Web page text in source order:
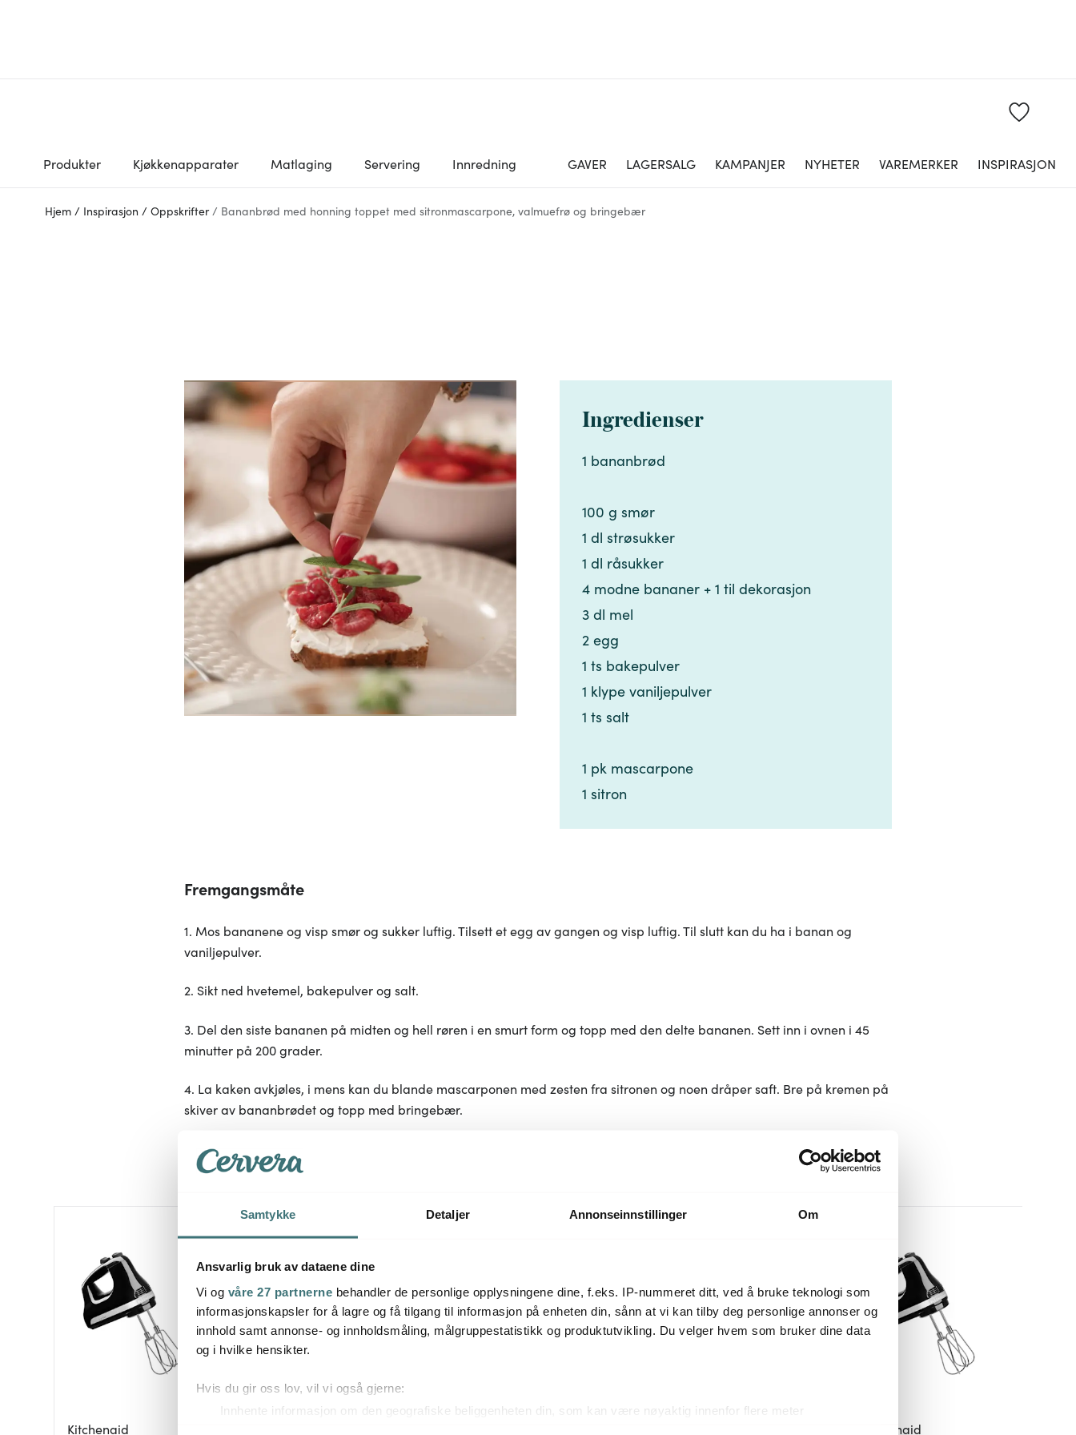
Samtykke Detaljer Annonseinnstillinger Om
Ansvarlig bruk av dataene dine
Vi og våre 27 partnerne behandler de personlige opplysningene dine, f.eks. IP-nummeret ditt, ved å bruke teknologi som
informasjonskapsler for å lagre og få tilgang til informasjon på enheten din, sånn at vi kan tilby deg personlige annonser og
innhold samt annonse- og innholdsmåling, målgruppestatistikk og produktutvikling. Du velger hvem som bruker dine data
og i hvilke hensikter.
Hvis du gir oss lov, vil vi også gjerne:
Innhente informasjon om den geografiske beliggenheten din, som kan være nøyaktig innenfor flere meter
Produkter Kjøkkenapparater Matlaging Servering Innredning GAVER LAGERSALG KAMPANJER NYHETER VAREMERKER INSPIRASJON
Hjem / Inspirasjon / Oppskrifter / Bananbrød med honning toppet med sitronmascarpone, valmuefrø og bringebær
Ingredienser
1 bananbrød ​​​​‌ ‍ ​‍​‍‌‍ ‌ ​‍‌‍‍‌‌‍‌ ‌‍‍‌‌‍ ‍​‍​‍​ ‍‍​‍​‍‌ ​ ‌‍​‌‌‍ ‍‌‍‍‌‌ ‌​‌ ‍‌​‍ ‍‌‍‍‌‌‍ ​‍​‍​‍ ​​‍​‍‌‍‍​‌ ​‍‌‍‌‌‌‍‌‍​‍​‍​ ‍‍​‍​‍‌‍‍​‌ ‌​‌ ‌​‌ ​​‌ ​ ​ ‍‍​‍ ​‍ ‌‍​ ‌‍ ‌‌ ​ ​‍ ‍‌‍​ ‌‍‌‌‌ ​‍‌ ‌‍‌‍‌‌‌ ​‍‌‍​‌​‍ ‍‌ ​ ‌‍‌‌​‍ ‌ ​​‌ ​‍‌‍ ‌‍‌​‌ ‌‌‌‍​ ‌ ‌​‌‍‍‌‌‍ ‌‍ ‍​‍ ‌‍‍‌‌‍ ‍‌ ‌​‌‍‌‌‌‍ ‍‌ ‌​​‍ ‌‍‌‌‌‍‌​‌‍‍‌‌ ‌​​‍ ‌‍ ‌‌‍ ‌‍‌​‌‍‌‌​ ‌‌ ​​‌ ​‍‌‍‌‌‌ ​ ‌‍‌‌‌‍ ‍‌ ‌​‌‍​‌‌ ‌​‌‍‍‌‌‍ ‌‍ ‍​ ‍ ‌‍‍‌‌‍‌​​ ‌‌‍‍‌​ ​‌​ ‍​‌‍ ‍​‍ ‍‌‍​ ​ ​‌​ ‌ ‌‍​‌‌‍‌​​ ‍​​ ‌ ‌‍​‌​‍ ‌​ ‌‍​ ‌‍​ ‌ ​ ‌ ​‍ ‌​ ‌​​ ‍​‌‍​‍‌‍​‌​‍ ‌​ ‍​‌‍‌​​ ‌ ​ ​‍​‍ ‌‌‍‌​​ ‌ ​ ‌‌​ ‌‌​ ​ ‌‍​ ​ ‌‍​ ​‍​ ‍‌​ ‌‍‌‍‌​​ ‌‌​‍ ‍‌‍ ‍‌‍ ​ ‍ ‌ ‌​‌ ‍‌‌ ​​‌‍‌‌​ ‌‌ ​​‌‍​‌‌‍‌ ‌‍‌‌​ ‍ ‌ ​​‌‍​‌‌ ‌​‌‍‍​​ ‌‌‍​‍‌‍ ​‌‍ ‌‍​ ‌‍‍ ‌ ​ ​‍‌‌​ ‌‌‌​​‍‌‌ ‌‍‍ ‌‍‌‌‌ ‍‌​‍‌‌​ ​ ‌​‌​​‍‌‌​ ​ ‌​‌​​‍‌‌​ ​‍​ ​‍‌‍‌‌​ ​‍‌‍‌‌‌‍‌​‌‍‌​​ ‌ ​ ‌‌‌‍‌​​‍ ‌‌‍‌‍​ ​‍​ ‍​​ ​‌​‍ ‌​ ‌​​ ​‌​ ‍​​ ​‌​‍ ‌‌‍​‌​ ‌‌‌‍‌​​ ‌ ​‍ ‌​ ​​​ ‌‌‌‍​‍​ ​ ​ ​‌​ ​​​ ‌‍​ ‍‌​ ‍​​ ‍​​ ​​‌‍​‌​‍‌‌​ ​‍​ ​‍​‍‌‌​ ‌‌‌​‌​​‍ ‍‌‍​ ‌‍ ‌‍ ​‌ ‌‌‌‍ ‌‌‍ ‍‌ ​ ​‍‌‌​ ‌‌‌​​‍‌‌ ‌‍‍ ‌‍‌‌‌ ‍‌​‍‌‌​ ​ ‌​‌​​‍‌‌​ ​ ‌​‌​​‍‌‌​ ​‍​ ​‍​ ‍​‌‍‌​​ ​‍‌‍‌‍‌‍‌‍​ ​‍​ ‍‌​ ​ ​ ​​‌‍​‍​ ‍​​ ‌‌​‍‌‌​ ​‍​ ​‍​‍‌‌​ ‌‌‌​‌​​‍ ‍‌‍‍‌‌ ‌​‌‍‌‌‌‍ ‌‌ ​ ​‍‌‌​ ‌‌‌​​‍​ ​​​‍‌‌​ ‌‌‌​‌​​ ‌‍​‍‌‍​‌‌ ​ ‌‍‌‌‌‌‌‌‌ ​‍‌‍ ​​ ‌‌‍‍​‌ ‌​‌ ‌​‌ ​​‌ ​ ​‍‌‌​ ​ ‌​​‌​‍‌‌​ ​‍‌​‌‍​‍‌‌​ ​‍‌​‌‍‌‍​ ‌‍ ‌‌ ​ ​‍ ‍‌‍​ ‌‍‌‌‌ ​‍‌ ‌‍‌‍‌‌‌ ​‍‌‍​‌​‍ ‍‌ ​ ‌‍‌‌​‍‌‍‌‍‍‌‌‍‌​​ ‌‌‍‍‌​ ​‌​ ‍​‌‍ ‍​‍ ‍‌‍​ ​ ​‌​ ‌ ‌‍​‌‌‍‌​​ ‍​​ ‌ ‌‍​‌​‍ ‌​ ‌‍​ ‌‍​ ‌ ​ ‌ ​‍ ‌​ ‌​​ ‍​‌‍​‍‌‍​‌​‍ ‌​ ‍​‌‍‌​​ ‌ ​ ​‍​‍ ‌‌‍‌​​ ‌ ​ ‌‌​ ‌‌​ ​ ‌‍​ ​ ‌‍​ ​‍​ ‍‌​ ‌‍‌‍‌​​ ‌‌​‍ ‍‌‍ ‍‌‍ ​‍‌‍‌ ‌​‌ ‍‌‌ ​​‌‍‌‌​ ‌‌ ​​‌‍​‌‌‍‌ ‌‍‌‌​‍‌‍‌ ​​‌‍​‌‌ ‌​‌‍‍​​ ‌‌‍​‍‌‍ ​‌‍ ‌‍​ ‌‍‍ ‌ ​ ​‍‌‌​ ‌‌‌​​‍‌‌ ‌‍‍ ‌‍‌‌‌ ‍‌​‍‌‌​ ​ ‌​‌​​‍‌‌​ ​ ‌​‌​​‍‌‌​ ​‍​ ​‍‌‍‌‌​ ​‍‌‍‌‌‌‍‌​‌‍‌​​ ‌ ​ ‌‌‌‍‌​​‍ ‌‌‍‌‍​ ​‍​ ‍​​ ​‌​‍ ‌​ ‌​​ ​‌​ ‍​​ ​‌​‍ ‌‌‍​‌​ ‌‌‌‍‌​​ ‌ ​‍ ‌​ ​​​ ‌‌‌‍​‍​ ​ ​ ​‌​ ​​​ ‌‍​ ‍‌​ ‍​​ ‍​​ ​​‌‍​‌​‍‌‌​ ​‍​ ​‍​‍‌‌​ ‌‌‌​‌​​‍ ‍‌‍​ ‌‍ ‌‍ ​‌ ‌‌‌‍ ‌‌‍ ‍‌ ​ ​‍‌‌​ ‌‌‌​​‍‌‌ ‌‍‍ ‌‍‌‌‌ ‍‌​‍‌‌​ ​ ‌​‌​​‍‌‌​ ​ ‌​‌​​‍‌‌​ ​‍​ ​‍​ ‍​‌‍‌​​ ​‍‌‍‌‍‌‍‌‍​ ​‍​ ‍‌​ ​ ​ ​​‌‍​‍​ ‍​​ ‌‌​‍‌‌​ ​‍​ ​‍​‍‌‌​ ‌‌‌​‌​​‍ ‍‌‍‍‌‌ ‌​‌‍‌‌‌‍ ‌‌ ​ ​‍‌‌​ ‌‌‌​​‍​ ​​​‍‌‌​ ‌‌‌​‌​​‍‌‍‌ ‌ ‌‍ ‌ ​‍‌‍‍ ‌ ​ ‌ ​​‌‍​‌‌‍​ ‌‍‌‌​ ‌‌ ​​‌ ​‍‌‍ ‌‍‌​‌ ‌‌‌‍​ ‌ ‌​‌‍‍‌‌‍ ‌‍ ‍​‍‌‍‌ ​​‌‍‌‌‌ ​‍‌ ​ ‌ ​​‌‍‌‌‌‍​ ‌ ‌​‌‍‍‌‌ ‌‍‌‍‌‌​ ‌‌ ​​‌ ‌‌‌‍​‍‌‍ ​‌‍‍‌‌ ​ ‌‍‍​‌‍‌‌‌‍‌​​‍​‍‌ ‌
100 g smør​​​​‌ ‍ ​‍​‍‌‍ ‌ ​‍‌‍‍‌‌‍‌ ‌‍‍‌‌‍ ‍​‍​‍​ ‍‍​‍​‍‌ ​ ‌‍​‌‌‍ ‍‌‍‍‌‌ ‌​‌ ‍‌​‍ ‍‌‍‍‌‌‍ ​‍​‍​‍ ​​‍​‍‌‍‍​‌ ​‍‌‍‌‌‌‍‌‍​‍​‍​ ‍‍​‍​‍‌‍‍​‌ ‌​‌ ‌​‌ ​​‌ ​ ​ ‍‍​‍ ​‍ ‌‍​ ‌‍ ‌‌ ​ ​‍ ‍‌‍​ ‌‍‌‌‌ ​‍‌ ‌‍‌‍‌‌‌ ​‍‌‍​‌​‍ ‍‌ ​ ‌‍‌‌​‍ ‌ ​​‌ ​‍‌‍ ‌‍‌​‌ ‌‌‌‍​ ‌ ‌​‌‍‍‌‌‍ ‌‍ ‍​‍ ‌‍‍‌‌‍ ‍‌ ‌​‌‍‌‌‌‍ ‍‌ ‌​​‍ ‌‍‌‌‌‍‌​‌‍‍‌‌ ‌​​‍ ‌‍ ‌‌‍ ‌‍‌​‌‍‌‌​ ‌‌ ​​‌ ​‍‌‍‌‌‌ ​ ‌‍‌‌‌‍ ‍‌ ‌​‌‍​‌‌ ‌​‌‍‍‌‌‍ ‌‍ ‍​ ‍ ‌‍‍‌‌‍‌​​ ‌‌‍‍‌​ ​‌​ ‍​‌‍ ‍​‍ ‍‌‍​ ​ ​‌​ ‌ ‌‍​‌‌‍‌​​ ‍​​ ‌ ‌‍​‌​‍ ‌​ ‌‍​ ‌‍​ ‌ ​ ‌ ​‍ ‌​ ‌​​ ‍​‌‍​‍‌‍​‌​‍ ‌​ ‍​‌‍‌​​ ‌ ​ ​‍​‍ ‌‌‍‌​​ ‌ ​ ‌‌​ ‌‌​ ​ ‌‍​ ​ ‌‍​ ​‍​ ‍‌​ ‌‍‌‍‌​​ ‌‌​‍ ‍‌‍ ‍‌‍ ​ ‍ ‌ ‌​‌ ‍‌‌ ​​‌‍‌‌​ ‌‌ ​​‌‍​‌‌‍‌ ‌‍‌‌​ ‍ ‌ ​​‌‍​‌‌ ‌​‌‍‍​​ ‌‌‍​‍‌‍ ​‌‍ ‌‍​ ‌‍‍ ‌ ​ ​‍‌‌​ ‌‌‌​​‍‌‌ ‌‍‍ ‌‍‌‌‌ ‍‌​‍‌‌​ ​ ‌​‌​​‍‌‌​ ​ ‌​‌​​‍‌‌​ ​‍​ ​‍‌‍‌‌​ ​‍‌‍‌‌‌‍‌​‌‍‌​​ ‌ ​ ‌‌‌‍‌​​‍ ‌‌‍‌‍​ ​‍​ ‍​​ ​‌​‍ ‌​ ‌​​ ​‌​ ‍​​ ​‌​‍ ‌‌‍​‌​ ‌‌‌‍‌​​ ‌ ​‍ ‌​ ​​​ ‌‌‌‍​‍​ ​ ​ ​‌​ ​​​ ‌‍​ ‍‌​ ‍​​ ‍​​ ​​‌‍​‌​‍‌‌​ ​‍​ ​‍​‍‌‌​ ‌‌‌​‌​​‍ ‍‌‍​ ‌‍ ‌‍ ​‌ ‌‌‌‍ ‌‌‍ ‍‌ ​ ​‍‌‌​ ‌‌‌​​‍‌‌ ‌‍‍ ‌‍‌‌‌ ‍‌​‍‌‌​ ​ ‌​‌​​‍‌‌​ ​ ‌​‌​​‍‌‌​ ​‍​ ​‍​ ‍​‌‍‌​​ ​‍‌‍‌‍‌‍‌‍​ ​‍​ ‍‌​ ​ ​ ​​‌‍​‍​ ‍​​ ‌‌​‍‌‌​ ​‍​ ​‍​‍‌‌​ ‌‌‌​‌​​‍ ‍‌‍‍‌‌ ‌​‌‍‌‌‌‍ ‌‌ ​ ​‍‌‌​ ‌‌‌​​‍​ ​‍​‍‌‌​ ‌‌‌​‌​​ ‌‍​‍‌‍​‌‌ ​ ‌‍‌‌‌‌‌‌‌ ​‍‌‍ ​​ ‌‌‍‍​‌ ‌​‌ ‌​‌ ​​‌ ​ ​‍‌‌​ ​ ‌​​‌​‍‌‌​ ​‍‌​‌‍​‍‌‌​ ​‍‌​‌‍‌‍​ ‌‍ ‌‌ ​ ​‍ ‍‌‍​ ‌‍‌‌‌ ​‍‌ ‌‍‌‍‌‌‌ ​‍‌‍​‌​‍ ‍‌ ​ ‌‍‌‌​‍‌‍‌‍‍‌‌‍‌​​ ‌‌‍‍‌​ ​‌​ ‍​‌‍ ‍​‍ ‍‌‍​ ​ ​‌​ ‌ ‌‍​‌‌‍‌​​ ‍​​ ‌ ‌‍​‌​‍ ‌​ ‌‍​ ‌‍​ ‌ ​ ‌ ​‍ ‌​ ‌​​ ‍​‌‍​‍‌‍​‌​‍ ‌​ ‍​‌‍‌​​ ‌ ​ ​‍​‍ ‌‌‍‌​​ ‌ ​ ‌‌​ ‌‌​ ​ ‌‍​ ​ ‌‍​ ​‍​ ‍‌​ ‌‍‌‍‌​​ ‌‌​‍ ‍‌‍ ‍‌‍ ​‍‌‍‌ ‌​‌ ‍‌‌ ​​‌‍‌‌​ ‌‌ ​​‌‍​‌‌‍‌ ‌‍‌‌​‍‌‍‌ ​​‌‍​‌‌ ‌​‌‍‍​​ ‌‌‍​‍‌‍ ​‌‍ ‌‍​ ‌‍‍ ‌ ​ ​‍‌‌​ ‌‌‌​​‍‌‌ ‌‍‍ ‌‍‌‌‌ ‍‌​‍‌‌​ ​ ‌​‌​​‍‌‌​ ​ ‌​‌​​‍‌‌​ ​‍​ ​‍‌‍‌‌​ ​‍‌‍‌‌‌‍‌​‌‍‌​​ ‌ ​ ‌‌‌‍‌​​‍ ‌‌‍‌‍​ ​‍​ ‍​​ ​‌​‍ ‌​ ‌​​ ​‌​ ‍​​ ​‌​‍ ‌‌‍​‌​ ‌‌‌‍‌​​ ‌ ​‍ ‌​ ​​​ ‌‌‌‍​‍​ ​ ​ ​‌​ ​​​ ‌‍​ ‍‌​ ‍​​ ‍​​ ​​‌‍​‌​‍‌‌​ ​‍​ ​‍​‍‌‌​ ‌‌‌​‌​​‍ ‍‌‍​ ‌‍ ‌‍ ​‌ ‌‌‌‍ ‌‌‍ ‍‌ ​ ​‍‌‌​ ‌‌‌​​‍‌‌ ‌‍‍ ‌‍‌‌‌ ‍‌​‍‌‌​ ​ ‌​‌​​‍‌‌​ ​ ‌​‌​​‍‌‌​ ​‍​ ​‍​ ‍​‌‍‌​​ ​‍‌‍‌‍‌‍‌‍​ ​‍​ ‍‌​ ​ ​ ​​‌‍​‍​ ‍​​ ‌‌​‍‌‌​ ​‍​ ​‍​‍‌‌​ ‌‌‌​‌​​‍ ‍‌‍‍‌‌ ‌​‌‍‌‌‌‍ ‌‌ ​ ​‍‌‌​ ‌‌‌​​‍​ ​‍​‍‌‌​ ‌‌‌​‌​​‍‌‍‌ ‌ ‌‍ ‌ ​‍‌‍‍ ‌ ​ ‌ ​​‌‍​‌‌‍​ ‌‍‌‌​ ‌‌ ​​‌ ​‍‌‍ ‌‍‌​‌ ‌‌‌‍​ ‌ ‌​‌‍‍‌‌‍ ‌‍ ‍​‍‌‍‌ ​​‌‍‌‌‌ ​‍‌ ​ ‌ ​​‌‍‌‌‌‍​ ‌ ‌​‌‍‍‌‌ ‌‍‌‍‌‌​ ‌‌ ​​‌ ‌‌‌‍​‍‌‍ ​‌‍‍‌‌ ​ ‌‍‍​‌‍‌‌‌‍‌​​‍​‍‌ ‌
1 dl strøsukker​​​​‌ ‍ ​‍​‍‌‍ ‌ ​‍‌‍‍‌‌‍‌ ‌‍‍‌‌‍ ‍​‍​‍​ ‍‍​‍​‍‌ ​ ‌‍​‌‌‍ ‍‌‍‍‌‌ ‌​‌ ‍‌​‍ ‍‌‍‍‌‌‍ ​‍​‍​‍ ​​‍​‍‌‍‍​‌ ​‍‌‍‌‌‌‍‌‍​‍​‍​ ‍‍​‍​‍‌‍‍​‌ ‌​‌ ‌​‌ ​​‌ ​ ​ ‍‍​‍ ​‍ ‌‍​ ‌‍ ‌‌ ​ ​‍ ‍‌‍​ ‌‍‌‌‌ ​‍‌ ‌‍‌‍‌‌‌ ​‍‌‍​‌​‍ ‍‌ ​ ‌‍‌‌​‍ ‌ ​​‌ ​‍‌‍ ‌‍‌​‌ ‌‌‌‍​ ‌ ‌​‌‍‍‌‌‍ ‌‍ ‍​‍ ‌‍‍‌‌‍ ‍‌ ‌​‌‍‌‌‌‍ ‍‌ ‌​​‍ ‌‍‌‌‌‍‌​‌‍‍‌‌ ‌​​‍ ‌‍ ‌‌‍ ‌‍‌​‌‍‌‌​ ‌‌ ​​‌ ​‍‌‍‌‌‌ ​ ‌‍‌‌‌‍ ‍‌ ‌​‌‍​‌‌ ‌​‌‍‍‌‌‍ ‌‍ ‍​ ‍ ‌‍‍‌‌‍‌​​ ‌‌‍‍‌​ ​‌​ ‍​‌‍ ‍​‍ ‍‌‍​ ​ ​‌​ ‌ ‌‍​‌‌‍‌​​ ‍​​ ‌ ‌‍​‌​‍ ‌​ ‌‍​ ‌‍​ ‌ ​ ‌ ​‍ ‌​ ‌​​ ‍​‌‍​‍‌‍​‌​‍ ‌​ ‍​‌‍‌​​ ‌ ​ ​‍​‍ ‌‌‍‌​​ ‌ ​ ‌‌​ ‌‌​ ​ ‌‍​ ​ ‌‍​ ​‍​ ‍‌​ ‌‍‌‍‌​​ ‌‌​‍ ‍‌‍ ‍‌‍ ​ ‍ ‌ ‌​‌ ‍‌‌ ​​‌‍‌‌​ ‌‌ ​​‌‍​‌‌‍‌ ‌‍‌‌​ ‍ ‌ ​​‌‍​‌‌ ‌​‌‍‍​​ ‌‌‍​‍‌‍ ​‌‍ ‌‍​ ‌‍‍ ‌ ​ ​‍‌‌​ ‌‌‌​​‍‌‌ ‌‍‍ ‌‍‌‌‌ ‍‌​‍‌‌​ ​ ‌​‌​​‍‌‌​ ​ ‌​‌​​‍‌‌​ ​‍​ ​‍‌‍‌‌​ ​‍‌‍‌‌‌‍‌​‌‍‌​​ ‌ ​ ‌‌‌‍‌​​‍ ‌‌‍‌‍​ ​‍​ ‍​​ ​‌​‍ ‌​ ‌​​ ​‌​ ‍​​ ​‌​‍ ‌‌‍​‌​ ‌‌‌‍‌​​ ‌ ​‍ ‌​ ​​​ ‌‌‌‍​‍​ ​ ​ ​‌​ ​​​ ‌‍​ ‍‌​ ‍​​ ‍​​ ​​‌‍​‌​‍‌‌​ ​‍​ ​‍​‍‌‌​ ‌‌‌​‌​​‍ ‍‌‍​ ‌‍ ‌‍ ​‌ ‌‌‌‍ ‌‌‍ ‍‌ ​ ​‍‌‌​ ‌‌‌​​‍‌‌ ‌‍‍ ‌‍‌‌‌ ‍‌​‍‌‌​ ​ ‌​‌​​‍‌‌​ ​ ‌​‌​​‍‌‌​ ​‍​ ​‍​ ‍​‌‍‌​​ ​‍‌‍‌‍‌‍‌‍​ ​‍​ ‍‌​ ​ ​ ​​‌‍​‍​ ‍​​ ‌‌​‍‌‌​ ​‍​ ​‍​‍‌‌​ ‌‌‌​‌​​‍ ‍‌‍‍‌‌ ‌​‌‍‌‌‌‍ ‌‌ ​ ​‍‌‌​ ‌‌‌​​‍​ ​ ​‍‌‌​ ‌‌‌​‌​​ ‌‍​‍‌‍​‌‌ ​ ‌‍‌‌‌‌‌‌‌ ​‍‌‍ ​​ ‌‌‍‍​‌ ‌​‌ ‌​‌ ​​‌ ​ ​‍‌‌​ ​ ‌​​‌​‍‌‌​ ​‍‌​‌‍​‍‌‌​ ​‍‌​‌‍‌‍​ ‌‍ ‌‌ ​ ​‍ ‍‌‍​ ‌‍‌‌‌ ​‍‌ ‌‍‌‍‌‌‌ ​‍‌‍​‌​‍ ‍‌ ​ ‌‍‌‌​‍‌‍‌‍‍‌‌‍‌​​ ‌‌‍‍‌​ ​‌​ ‍​‌‍ ‍​‍ ‍‌‍​ ​ ​‌​ ‌ ‌‍​‌‌‍‌​​ ‍​​ ‌ ‌‍​‌​‍ ‌​ ‌‍​ ‌‍​ ‌ ​ ‌ ​‍ ‌​ ‌​​ ‍​‌‍​‍‌‍​‌​‍ ‌​ ‍​‌‍‌​​ ‌ ​ ​‍​‍ ‌‌‍‌​​ ‌ ​ ‌‌​ ‌‌​ ​ ‌‍​ ​ ‌‍​ ​‍​ ‍‌​ ‌‍‌‍‌​​ ‌‌​‍ ‍‌‍ ‍‌‍ ​‍‌‍‌ ‌​‌ ‍‌‌ ​​‌‍‌‌​ ‌‌ ​​‌‍​‌‌‍‌ ‌‍‌‌​‍‌‍‌ ​​‌‍​‌‌ ‌​‌‍‍​​ ‌‌‍​‍‌‍ ​‌‍ ‌‍​ ‌‍‍ ‌ ​ ​‍‌‌​ ‌‌‌​​‍‌‌ ‌‍‍ ‌‍‌‌‌ ‍‌​‍‌‌​ ​ ‌​‌​​‍‌‌​ ​ ‌​‌​​‍‌‌​ ​‍​ ​‍‌‍‌‌​ ​‍‌‍‌‌‌‍‌​‌‍‌​​ ‌ ​ ‌‌‌‍‌​​‍ ‌‌‍‌‍​ ​‍​ ‍​​ ​‌​‍ ‌​ ‌​​ ​‌​ ‍​​ ​‌​‍ ‌‌‍​‌​ ‌‌‌‍‌​​ ‌ ​‍ ‌​ ​​​ ‌‌‌‍​‍​ ​ ​ ​‌​ ​​​ ‌‍​ ‍‌​ ‍​​ ‍​​ ​​‌‍​‌​‍‌‌​ ​‍​ ​‍​‍‌‌​ ‌‌‌​‌​​‍ ‍‌‍​ ‌‍ ‌‍ ​‌ ‌‌‌‍ ‌‌‍ ‍‌ ​ ​‍‌‌​ ‌‌‌​​‍‌‌ ‌‍‍ ‌‍‌‌‌ ‍‌​‍‌‌​ ​ ‌​‌​​‍‌‌​ ​ ‌​‌​​‍‌‌​ ​‍​ ​‍​ ‍​‌‍‌​​ ​‍‌‍‌‍‌‍‌‍​ ​‍​ ‍‌​ ​ ​ ​​‌‍​‍​ ‍​​ ‌‌​‍‌‌​ ​‍​ ​‍​‍‌‌​ ‌‌‌​‌​​‍ ‍‌‍‍‌‌ ‌​‌‍‌‌‌‍ ‌‌ ​ ​‍‌‌​ ‌‌‌​​‍​ ​ ​‍‌‌​ ‌‌‌​‌​​‍‌‍‌ ‌ ‌‍ ‌ ​‍‌‍‍ ‌ ​ ‌ ​​‌‍​‌‌‍​ ‌‍‌‌​ ‌‌ ​​‌ ​‍‌‍ ‌‍‌​‌ ‌‌‌‍​ ‌ ‌​‌‍‍‌‌‍ ‌‍ ‍​‍‌‍‌ ​​‌‍‌‌‌ ​‍‌ ​ ‌ ​​‌‍‌‌‌‍​ ‌ ‌​‌‍‍‌‌ ‌‍‌‍‌‌​ ‌‌ ​​‌ ‌‌‌‍​‍‌‍ ​‌‍‍‌‌ ​ ‌‍‍​‌‍‌‌‌‍‌​​‍​‍‌ ‌
1 dl råsukker​​​​‌ ‍ ​‍​‍‌‍ ‌ ​‍‌‍‍‌‌‍‌ ‌‍‍‌‌‍ ‍​‍​‍​ ‍‍​‍​‍‌ ​ ‌‍​‌‌‍ ‍‌‍‍‌‌ ‌​‌ ‍‌​‍ ‍‌‍‍‌‌‍ ​‍​‍​‍ ​​‍​‍‌‍‍​‌ ​‍‌‍‌‌‌‍‌‍​‍​‍​ ‍‍​‍​‍‌‍‍​‌ ‌​‌ ‌​‌ ​​‌ ​ ​ ‍‍​‍ ​‍ ‌‍​ ‌‍ ‌‌ ​ ​‍ ‍‌‍​ ‌‍‌‌‌ ​‍‌ ‌‍‌‍‌‌‌ ​‍‌‍​‌​‍ ‍‌ ​ ‌‍‌‌​‍ ‌ ​​‌ ​‍‌‍ ‌‍‌​‌ ‌‌‌‍​ ‌ ‌​‌‍‍‌‌‍ ‌‍ ‍​‍ ‌‍‍‌‌‍ ‍‌ ‌​‌‍‌‌‌‍ ‍‌ ‌​​‍ ‌‍‌‌‌‍‌​‌‍‍‌‌ ‌​​‍ ‌‍ ‌‌‍ ‌‍‌​‌‍‌‌​ ‌‌ ​​‌ ​‍‌‍‌‌‌ ​ ‌‍‌‌‌‍ ‍‌ ‌​‌‍​‌‌ ‌​‌‍‍‌‌‍ ‌‍ ‍​ ‍ ‌‍‍‌‌‍‌​​ ‌‌‍‍‌​ ​‌​ ‍​‌‍ ‍​‍ ‍‌‍​ ​ ​‌​ ‌ ‌‍​‌‌‍‌​​ ‍​​ ‌ ‌‍​‌​‍ ‌​ ‌‍​ ‌‍​ ‌ ​ ‌ ​‍ ‌​ ‌​​ ‍​‌‍​‍‌‍​‌​‍ ‌​ ‍​‌‍‌​​ ‌ ​ ​‍​‍ ‌‌‍‌​​ ‌ ​ ‌‌​ ‌‌​ ​ ‌‍​ ​ ‌‍​ ​‍​ ‍‌​ ‌‍‌‍‌​​ ‌‌​‍ ‍‌‍ ‍‌‍ ​ ‍ ‌ ‌​‌ ‍‌‌ ​​‌‍‌‌​ ‌‌ ​​‌‍​‌‌‍‌ ‌‍‌‌​ ‍ ‌ ​​‌‍​‌‌ ‌​‌‍‍​​ ‌‌‍​‍‌‍ ​‌‍ ‌‍​ ‌‍‍ ‌ ​ ​‍‌‌​ ‌‌‌​​‍‌‌ ‌‍‍ ‌‍‌‌‌ ‍‌​‍‌‌​ ​ ‌​‌​​‍‌‌​ ​ ‌​‌​​‍‌‌​ ​‍​ ​‍‌‍‌‌​ ​‍‌‍‌‌‌‍‌​‌‍‌​​ ‌ ​ ‌‌‌‍‌​​‍ ‌‌‍‌‍​ ​‍​ ‍​​ ​‌​‍ ‌​ ‌​​ ​‌​ ‍​​ ​‌​‍ ‌‌‍​‌​ ‌‌‌‍‌​​ ‌ ​‍ ‌​ ​​​ ‌‌‌‍​‍​ ​ ​ ​‌​ ​​​ ‌‍​ ‍‌​ ‍​​ ‍​​ ​​‌‍​‌​‍‌‌​ ​‍​ ​‍​‍‌‌​ ‌‌‌​‌​​‍ ‍‌‍​ ‌‍ ‌‍ ​‌ ‌‌‌‍ ‌‌‍ ‍‌ ​ ​‍‌‌​ ‌‌‌​​‍‌‌ ‌‍‍ ‌‍‌‌‌ ‍‌​‍‌‌​ ​ ‌​‌​​‍‌‌​ ​ ‌​‌​​‍‌‌​ ​‍​ ​‍​ ‍​‌‍‌​​ ​‍‌‍‌‍‌‍‌‍​ ​‍​ ‍‌​ ​ ​ ​​‌‍​‍​ ‍​​ ‌‌​‍‌‌​ ​‍​ ​‍​‍‌‌​ ‌‌‌​‌​​‍ ‍‌‍‍‌‌ ‌​‌‍‌‌‌‍ ‌‌ ​ ​‍‌‌​ ‌‌‌​​‍​ ‌​​‍‌‌​ ‌‌‌​‌​​ ‌‍​‍‌‍​‌‌ ​ ‌‍‌‌‌‌‌‌‌ ​‍‌‍ ​​ ‌‌‍‍​‌ ‌​‌ ‌​‌ ​​‌ ​ ​‍‌‌​ ​ ‌​​‌​‍‌‌​ ​‍‌​‌‍​‍‌‌​ ​‍‌​‌‍‌‍​ ‌‍ ‌‌ ​ ​‍ ‍‌‍​ ‌‍‌‌‌ ​‍‌ ‌‍‌‍‌‌‌ ​‍‌‍​‌​‍ ‍‌ ​ ‌‍‌‌​‍‌‍‌‍‍‌‌‍‌​​ ‌‌‍‍‌​ ​‌​ ‍​‌‍ ‍​‍ ‍‌‍​ ​ ​‌​ ‌ ‌‍​‌‌‍‌​​ ‍​​ ‌ ‌‍​‌​‍ ‌​ ‌‍​ ‌‍​ ‌ ​ ‌ ​‍ ‌​ ‌​​ ‍​‌‍​‍‌‍​‌​‍ ‌​ ‍​‌‍‌​​ ‌ ​ ​‍​‍ ‌‌‍‌​​ ‌ ​ ‌‌​ ‌‌​ ​ ‌‍​ ​ ‌‍​ ​‍​ ‍‌​ ‌‍‌‍‌​​ ‌‌​‍ ‍‌‍ ‍‌‍ ​‍‌‍‌ ‌​‌ ‍‌‌ ​​‌‍‌‌​ ‌‌ ​​‌‍​‌‌‍‌ ‌‍‌‌​‍‌‍‌ ​​‌‍​‌‌ ‌​‌‍‍​​ ‌‌‍​‍‌‍ ​‌‍ ‌‍​ ‌‍‍ ‌ ​ ​‍‌‌​ ‌‌‌​​‍‌‌ ‌‍‍ ‌‍‌‌‌ ‍‌​‍‌‌​ ​ ‌​‌​​‍‌‌​ ​ ‌​‌​​‍‌‌​ ​‍​ ​‍‌‍‌‌​ ​‍‌‍‌‌‌‍‌​‌‍‌​​ ‌ ​ ‌‌‌‍‌​​‍ ‌‌‍‌‍​ ​‍​ ‍​​ ​‌​‍ ‌​ ‌​​ ​‌​ ‍​​ ​‌​‍ ‌‌‍​‌​ ‌‌‌‍‌​​ ‌ ​‍ ‌​ ​​​ ‌‌‌‍​‍​ ​ ​ ​‌​ ​​​ ‌‍​ ‍‌​ ‍​​ ‍​​ ​​‌‍​‌​‍‌‌​ ​‍​ ​‍​‍‌‌​ ‌‌‌​‌​​‍ ‍‌‍​ ‌‍ ‌‍ ​‌ ‌‌‌‍ ‌‌‍ ‍‌ ​ ​‍‌‌​ ‌‌‌​​‍‌‌ ‌‍‍ ‌‍‌‌‌ ‍‌​‍‌‌​ ​ ‌​‌​​‍‌‌​ ​ ‌​‌​​‍‌‌​ ​‍​ ​‍​ ‍​‌‍‌​​ ​‍‌‍‌‍‌‍‌‍​ ​‍​ ‍‌​ ​ ​ ​​‌‍​‍​ ‍​​ ‌‌​‍‌‌​ ​‍​ ​‍​‍‌‌​ ‌‌‌​‌​​‍ ‍‌‍‍‌‌ ‌​‌‍‌‌‌‍ ‌‌ ​ ​‍‌‌​ ‌‌‌​​‍​ ‌​​‍‌‌​ ‌‌‌​‌​​‍‌‍‌ ‌ ‌‍ ‌ ​‍‌‍‍ ‌ ​ ‌ ​​‌‍​‌‌‍​ ‌‍‌‌​ ‌‌ ​​‌ ​‍‌‍ ‌‍‌​‌ ‌‌‌‍​ ‌ ‌​‌‍‍‌‌‍ ‌‍ ‍​‍‌‍‌ ​​‌‍‌‌‌ ​‍‌ ​ ‌ ​​‌‍‌‌‌‍​ ‌ ‌​‌‍‍‌‌ ‌‍‌‍‌‌​ ‌‌ ​​‌ ‌‌‌‍​‍‌‍ ​‌‍‍‌‌ ​ ‌‍‍​‌‍‌‌‌‍‌​​‍​‍‌ ‌
4 modne bananer + 1 til dekorasjon​​​​‌ ‍ ​‍​‍‌‍ ‌ ​‍‌‍‍‌‌‍‌ ‌‍‍‌‌‍ ‍​‍​‍​ ‍‍​‍​‍‌ ​ ‌‍​‌‌‍ ‍‌‍‍‌‌ ‌​‌ ‍‌​‍ ‍‌‍‍‌‌‍ ​‍​‍​‍ ​​‍​‍‌‍‍​‌ ​‍‌‍‌‌‌‍‌‍​‍​‍​ ‍‍​‍​‍‌‍‍​‌ ‌​‌ ‌​‌ ​​‌ ​ ​ ‍‍​‍ ​‍ ‌‍​ ‌‍ ‌‌ ​ ​‍ ‍‌‍​ ‌‍‌‌‌ ​‍‌ ‌‍‌‍‌‌‌ ​‍‌‍​‌​‍ ‍‌ ​ ‌‍‌‌​‍ ‌ ​​‌ ​‍‌‍ ‌‍‌​‌ ‌‌‌‍​ ‌ ‌​‌‍‍‌‌‍ ‌‍ ‍​‍ ‌‍‍‌‌‍ ‍‌ ‌​‌‍‌‌‌‍ ‍‌ ‌​​‍ ‌‍‌‌‌‍‌​‌‍‍‌‌ ‌​​‍ ‌‍ ‌‌‍ ‌‍‌​‌‍‌‌​ ‌‌ ​​‌ ​‍‌‍‌‌‌ ​ ‌‍‌‌‌‍ ‍‌ ‌​‌‍​‌‌ ‌​‌‍‍‌‌‍ ‌‍ ‍​ ‍ ‌‍‍‌‌‍‌​​ ‌‌‍‍‌​ ​‌​ ‍​‌‍ ‍​‍ ‍‌‍​ ​ ​‌​ ‌ ‌‍​‌‌‍‌​​ ‍​​ ‌ ‌‍​‌​‍ ‌​ ‌‍​ ‌‍​ ‌ ​ ‌ ​‍ ‌​ ‌​​ ‍​‌‍​‍‌‍​‌​‍ ‌​ ‍​‌‍‌​​ ‌ ​ ​‍​‍ ‌‌‍‌​​ ‌ ​ ‌‌​ ‌‌​ ​ ‌‍​ ​ ‌‍​ ​‍​ ‍‌​ ‌‍‌‍‌​​ ‌‌​‍ ‍‌‍ ‍‌‍ ​ ‍ ‌ ‌​‌ ‍‌‌ ​​‌‍‌‌​ ‌‌ ​​‌‍​‌‌‍‌ ‌‍‌‌​ ‍ ‌ ​​‌‍​‌‌ ‌​‌‍‍​​ ‌‌‍​‍‌‍ ​‌‍ ‌‍​ ‌‍‍ ‌ ​ ​‍‌‌​ ‌‌‌​​‍‌‌ ‌‍‍ ‌‍‌‌‌ ‍‌​‍‌‌​ ​ ‌​‌​​‍‌‌​ ​ ‌​‌​​‍‌‌​ ​‍​ ​‍‌‍‌‌​ ​‍‌‍‌‌‌‍‌​‌‍‌​​ ‌ ​ ‌‌‌‍‌​​‍ ‌‌‍‌‍​ ​‍​ ‍​​ ​‌​‍ ‌​ ‌​​ ​‌​ ‍​​ ​‌​‍ ‌‌‍​‌​ ‌‌‌‍‌​​ ‌ ​‍ ‌​ ​​​ ‌‌‌‍​‍​ ​ ​ ​‌​ ​​​ ‌‍​ ‍‌​ ‍​​ ‍​​ ​​‌‍​‌​‍‌‌​ ​‍​ ​‍​‍‌‌​ ‌‌‌​‌​​‍ ‍‌‍​ ‌‍ ‌‍ ​‌ ‌‌‌‍ ‌‌‍ ‍‌ ​ ​‍‌‌​ ‌‌‌​​‍‌‌ ‌‍‍ ‌‍‌‌‌ ‍‌​‍‌‌​ ​ ‌​‌​​‍‌‌​ ​ ‌​‌​​‍‌‌​ ​‍​ ​‍​ ‍​‌‍‌​​ ​‍‌‍‌‍‌‍‌‍​ ​‍​ ‍‌​ ​ ​ ​​‌‍​‍​ ‍​​ ‌‌​‍‌‌​ ​‍​ ​‍​‍‌‌​ ‌‌‌​‌​​‍ ‍‌‍‍‌‌ ‌​‌‍‌‌‌‍ ‌‌ ​ ​‍‌‌​ ‌‌‌​​‍​ ‌‌​‍‌‌​ ‌‌‌​‌​​ ‌‍​‍‌‍​‌‌ ​ ‌‍‌‌‌‌‌‌‌ ​‍‌‍ ​​ ‌‌‍‍​‌ ‌​‌ ‌​‌ ​​‌ ​ ​‍‌‌​ ​ ‌​​‌​‍‌‌​ ​‍‌​‌‍​‍‌‌​ ​‍‌​‌‍‌‍​ ‌‍ ‌‌ ​ ​‍ ‍‌‍​ ‌‍‌‌‌ ​‍‌ ‌‍‌‍‌‌‌ ​‍‌‍​‌​‍ ‍‌ ​ ‌‍‌‌​‍‌‍‌‍‍‌‌‍‌​​ ‌‌‍‍‌​ ​‌​ ‍​‌‍ ‍​‍ ‍‌‍​ ​ ​‌​ ‌ ‌‍​‌‌‍‌​​ ‍​​ ‌ ‌‍​‌​‍ ‌​ ‌‍​ ‌‍​ ‌ ​ ‌ ​‍ ‌​ ‌​​ ‍​‌‍​‍‌‍​‌​‍ ‌​ ‍​‌‍‌​​ ‌ ​ ​‍​‍ ‌‌‍‌​​ ‌ ​ ‌‌​ ‌‌​ ​ ‌‍​ ​ ‌‍​ ​‍​ ‍‌​ ‌‍‌‍‌​​ ‌‌​‍ ‍‌‍ ‍‌‍ ​‍‌‍‌ ‌​‌ ‍‌‌ ​​‌‍‌‌​ ‌‌ ​​‌‍​‌‌‍‌ ‌‍‌‌​‍‌‍‌ ​​‌‍​‌‌ ‌​‌‍‍​​ ‌‌‍​‍‌‍ ​‌‍ ‌‍​ ‌‍‍ ‌ ​ ​‍‌‌​ ‌‌‌​​‍‌‌ ‌‍‍ ‌‍‌‌‌ ‍‌​‍‌‌​ ​ ‌​‌​​‍‌‌​ ​ ‌​‌​​‍‌‌​ ​‍​ ​‍‌‍‌‌​ ​‍‌‍‌‌‌‍‌​‌‍‌​​ ‌ ​ ‌‌‌‍‌​​‍ ‌‌‍‌‍​ ​‍​ ‍​​ ​‌​‍ ‌​ ‌​​ ​‌​ ‍​​ ​‌​‍ ‌‌‍​‌​ ‌‌‌‍‌​​ ‌ ​‍ ‌​ ​​​ ‌‌‌‍​‍​ ​ ​ ​‌​ ​​​ ‌‍​ ‍‌​ ‍​​ ‍​​ ​​‌‍​‌​‍‌‌​ ​‍​ ​‍​‍‌‌​ ‌‌‌​‌​​‍ ‍‌‍​ ‌‍ ‌‍ ​‌ ‌‌‌‍ ‌‌‍ ‍‌ ​ ​‍‌‌​ ‌‌‌​​‍‌‌ ‌‍‍ ‌‍‌‌‌ ‍‌​‍‌‌​ ​ ‌​‌​​‍‌‌​ ​ ‌​‌​​‍‌‌​ ​‍​ ​‍​ ‍​‌‍‌​​ ​‍‌‍‌‍‌‍‌‍​ ​‍​ ‍‌​ ​ ​ ​​‌‍​‍​ ‍​​ ‌‌​‍‌‌​ ​‍​ ​‍​‍‌‌​ ‌‌‌​‌​​‍ ‍‌‍‍‌‌ ‌​‌‍‌‌‌‍ ‌‌ ​ ​‍‌‌​ ‌‌‌​​‍​ ‌‌​‍‌‌​ ‌‌‌​‌​​‍‌‍‌ ‌ ‌‍ ‌ ​‍‌‍‍ ‌ ​ ‌ ​​‌‍​‌‌‍​ ‌‍‌‌​ ‌‌ ​​‌ ​‍‌‍ ‌‍‌​‌ ‌‌‌‍​ ‌ ‌​‌‍‍‌‌‍ ‌‍ ‍​‍‌‍‌ ​​‌‍‌‌‌ ​‍‌ ​ ‌ ​​‌‍‌‌‌‍​ ‌ ‌​‌‍‍‌‌ ‌‍‌‍‌‌​ ‌‌ ​​‌ ‌‌‌‍​‍‌‍ ​‌‍‍‌‌ ​ ‌‍‍​‌‍‌‌‌‍‌​​‍​‍‌ ‌
3 dl mel​​​​‌ ‍ ​‍​‍‌‍ ‌ ​‍‌‍‍‌‌‍‌ ‌‍‍‌‌‍ ‍​‍​‍​ ‍‍​‍​‍‌ ​ ‌‍​‌‌‍ ‍‌‍‍‌‌ ‌​‌ ‍‌​‍ ‍‌‍‍‌‌‍ ​‍​‍​‍ ​​‍​‍‌‍‍​‌ ​‍‌‍‌‌‌‍‌‍​‍​‍​ ‍‍​‍​‍‌‍‍​‌ ‌​‌ ‌​‌ ​​‌ ​ ​ ‍‍​‍ ​‍ ‌‍​ ‌‍ ‌‌ ​ ​‍ ‍‌‍​ ‌‍‌‌‌ ​‍‌ ‌‍‌‍‌‌‌ ​‍‌‍​‌​‍ ‍‌ ​ ‌‍‌‌​‍ ‌ ​​‌ ​‍‌‍ ‌‍‌​‌ ‌‌‌‍​ ‌ ‌​‌‍‍‌‌‍ ‌‍ ‍​‍ ‌‍‍‌‌‍ ‍‌ ‌​‌‍‌‌‌‍ ‍‌ ‌​​‍ ‌‍‌‌‌‍‌​‌‍‍‌‌ ‌​​‍ ‌‍ ‌‌‍ ‌‍‌​‌‍‌‌​ ‌‌ ​​‌ ​‍‌‍‌‌‌ ​ ‌‍‌‌‌‍ ‍‌ ‌​‌‍​‌‌ ‌​‌‍‍‌‌‍ ‌‍ ‍​ ‍ ‌‍‍‌‌‍‌​​ ‌‌‍‍‌​ ​‌​ ‍​‌‍ ‍​‍ ‍‌‍​ ​ ​‌​ ‌ ‌‍​‌‌‍‌​​ ‍​​ ‌ ‌‍​‌​‍ ‌​ ‌‍​ ‌‍​ ‌ ​ ‌ ​‍ ‌​ ‌​​ ‍​‌‍​‍‌‍​‌​‍ ‌​ ‍​‌‍‌​​ ‌ ​ ​‍​‍ ‌‌‍‌​​ ‌ ​ ‌‌​ ‌‌​ ​ ‌‍​ ​ ‌‍​ ​‍​ ‍‌​ ‌‍‌‍‌​​ ‌‌​‍ ‍‌‍ ‍‌‍ ​ ‍ ‌ ‌​‌ ‍‌‌ ​​‌‍‌‌​ ‌‌ ​​‌‍​‌‌‍‌ ‌‍‌‌​ ‍ ‌ ​​‌‍​‌‌ ‌​‌‍‍​​ ‌‌‍​‍‌‍ ​‌‍ ‌‍​ ‌‍‍ ‌ ​ ​‍‌‌​ ‌‌‌​​‍‌‌ ‌‍‍ ‌‍‌‌‌ ‍‌​‍‌‌​ ​ ‌​‌​​‍‌‌​ ​ ‌​‌​​‍‌‌​ ​‍​ ​‍‌‍‌‌​ ​‍‌‍‌‌‌‍‌​‌‍‌​​ ‌ ​ ‌‌‌‍‌​​‍ ‌‌‍‌‍​ ​‍​ ‍​​ ​‌​‍ ‌​ ‌​​ ​‌​ ‍​​ ​‌​‍ ‌‌‍​‌​ ‌‌‌‍‌​​ ‌ ​‍ ‌​ ​​​ ‌‌‌‍​‍​ ​ ​ ​‌​ ​​​ ‌‍​ ‍‌​ ‍​​ ‍​​ ​​‌‍​‌​‍‌‌​ ​‍​ ​‍​‍‌‌​ ‌‌‌​‌​​‍ ‍‌‍​ ‌‍ ‌‍ ​‌ ‌‌‌‍ ‌‌‍ ‍‌ ​ ​‍‌‌​ ‌‌‌​​‍‌‌ ‌‍‍ ‌‍‌‌‌ ‍‌​‍‌‌​ ​ ‌​‌​​‍‌‌​ ​ ‌​‌​​‍‌‌​ ​‍​ ​‍​ ‍​‌‍‌​​ ​‍‌‍‌‍‌‍‌‍​ ​‍​ ‍‌​ ​ ​ ​​‌‍​‍​ ‍​​ ‌‌​‍‌‌​ ​‍​ ​‍​‍‌‌​ ‌‌‌​‌​​‍ ‍‌‍‍‌‌ ‌​‌‍‌‌‌‍ ‌‌ ​ ​‍‌‌​ ‌‌‌​​‍​ ‌‍​‍‌‌​ ‌‌‌​‌​​ ‌‍​‍‌‍​‌‌ ​ ‌‍‌‌‌‌‌‌‌ ​‍‌‍ ​​ ‌‌‍‍​‌ ‌​‌ ‌​‌ ​​‌ ​ ​‍‌‌​ ​ ‌​​‌​‍‌‌​ ​‍‌​‌‍​‍‌‌​ ​‍‌​‌‍‌‍​ ‌‍ ‌‌ ​ ​‍ ‍‌‍​ ‌‍‌‌‌ ​‍‌ ‌‍‌‍‌‌‌ ​‍‌‍​‌​‍ ‍‌ ​ ‌‍‌‌​‍‌‍‌‍‍‌‌‍‌​​ ‌‌‍‍‌​ ​‌​ ‍​‌‍ ‍​‍ ‍‌‍​ ​ ​‌​ ‌ ‌‍​‌‌‍‌​​ ‍​​ ‌ ‌‍​‌​‍ ‌​ ‌‍​ ‌‍​ ‌ ​ ‌ ​‍ ‌​ ‌​​ ‍​‌‍​‍‌‍​‌​‍ ‌​ ‍​‌‍‌​​ ‌ ​ ​‍​‍ ‌‌‍‌​​ ‌ ​ ‌‌​ ‌‌​ ​ ‌‍​ ​ ‌‍​ ​‍​ ‍‌​ ‌‍‌‍‌​​ ‌‌​‍ ‍‌‍ ‍‌‍ ​‍‌‍‌ ‌​‌ ‍‌‌ ​​‌‍‌‌​ ‌‌ ​​‌‍​‌‌‍‌ ‌‍‌‌​‍‌‍‌ ​​‌‍​‌‌ ‌​‌‍‍​​ ‌‌‍​‍‌‍ ​‌‍ ‌‍​ ‌‍‍ ‌ ​ ​‍‌‌​ ‌‌‌​​‍‌‌ ‌‍‍ ‌‍‌‌‌ ‍‌​‍‌‌​ ​ ‌​‌​​‍‌‌​ ​ ‌​‌​​‍‌‌​ ​‍​ ​‍‌‍‌‌​ ​‍‌‍‌‌‌‍‌​‌‍‌​​ ‌ ​ ‌‌‌‍‌​​‍ ‌‌‍‌‍​ ​‍​ ‍​​ ​‌​‍ ‌​ ‌​​ ​‌​ ‍​​ ​‌​‍ ‌‌‍​‌​ ‌‌‌‍‌​​ ‌ ​‍ ‌​ ​​​ ‌‌‌‍​‍​ ​ ​ ​‌​ ​​​ ‌‍​ ‍‌​ ‍​​ ‍​​ ​​‌‍​‌​‍‌‌​ ​‍​ ​‍​‍‌‌​ ‌‌‌​‌​​‍ ‍‌‍​ ‌‍ ‌‍ ​‌ ‌‌‌‍ ‌‌‍ ‍‌ ​ ​‍‌‌​ ‌‌‌​​‍‌‌ ‌‍‍ ‌‍‌‌‌ ‍‌​‍‌‌​ ​ ‌​‌​​‍‌‌​ ​ ‌​‌​​‍‌‌​ ​‍​ ​‍​ ‍​‌‍‌​​ ​‍‌‍‌‍‌‍‌‍​ ​‍​ ‍‌​ ​ ​ ​​‌‍​‍​ ‍​​ ‌‌​‍‌‌​ ​‍​ ​‍​‍‌‌​ ‌‌‌​‌​​‍ ‍‌‍‍‌‌ ‌​‌‍‌‌‌‍ ‌‌ ​ ​‍‌‌​ ‌‌‌​​‍​ ‌‍​‍‌‌​ ‌‌‌​‌​​‍‌‍‌ ‌ ‌‍ ‌ ​‍‌‍‍ ‌ ​ ‌ ​​‌‍​‌‌‍​ ‌‍‌‌​ ‌‌ ​​‌ ​‍‌‍ ‌‍‌​‌ ‌‌‌‍​ ‌ ‌​‌‍‍‌‌‍ ‌‍ ‍​‍‌‍‌ ​​‌‍‌‌‌ ​‍‌ ​ ‌ ​​‌‍‌‌‌‍​ ‌ ‌​‌‍‍‌‌ ‌‍‌‍‌‌​ ‌‌ ​​‌ ‌‌‌‍​‍‌‍ ​‌‍‍‌‌ ​ ‌‍‍​‌‍‌‌‌‍‌​​‍​‍‌ ‌
2 egg​​​​‌ ‍ ​‍​‍‌‍ ‌ ​‍‌‍‍‌‌‍‌ ‌‍‍‌‌‍ ‍​‍​‍​ ‍‍​‍​‍‌ ​ ‌‍​‌‌‍ ‍‌‍‍‌‌ ‌​‌ ‍‌​‍ ‍‌‍‍‌‌‍ ​‍​‍​‍ ​​‍​‍‌‍‍​‌ ​‍‌‍‌‌‌‍‌‍​‍​‍​ ‍‍​‍​‍‌‍‍​‌ ‌​‌ ‌​‌ ​​‌ ​ ​ ‍‍​‍ ​‍ ‌‍​ ‌‍ ‌‌ ​ ​‍ ‍‌‍​ ‌‍‌‌‌ ​‍‌ ‌‍‌‍‌‌‌ ​‍‌‍​‌​‍ ‍‌ ​ ‌‍‌‌​‍ ‌ ​​‌ ​‍‌‍ ‌‍‌​‌ ‌‌‌‍​ ‌ ‌​‌‍‍‌‌‍ ‌‍ ‍​‍ ‌‍‍‌‌‍ ‍‌ ‌​‌‍‌‌‌‍ ‍‌ ‌​​‍ ‌‍‌‌‌‍‌​‌‍‍‌‌ ‌​​‍ ‌‍ ‌‌‍ ‌‍‌​‌‍‌‌​ ‌‌ ​​‌ ​‍‌‍‌‌‌ ​ ‌‍‌‌‌‍ ‍‌ ‌​‌‍​‌‌ ‌​‌‍‍‌‌‍ ‌‍ ‍​ ‍ ‌‍‍‌‌‍‌​​ ‌‌‍‍‌​ ​‌​ ‍​‌‍ ‍​‍ ‍‌‍​ ​ ​‌​ ‌ ‌‍​‌‌‍‌​​ ‍​​ ‌ ‌‍​‌​‍ ‌​ ‌‍​ ‌‍​ ‌ ​ ‌ ​‍ ‌​ ‌​​ ‍​‌‍​‍‌‍​‌​‍ ‌​ ‍​‌‍‌​​ ‌ ​ ​‍​‍ ‌‌‍‌​​ ‌ ​ ‌‌​ ‌‌​ ​ ‌‍​ ​ ‌‍​ ​‍​ ‍‌​ ‌‍‌‍‌​​ ‌‌​‍ ‍‌‍ ‍‌‍ ​ ‍ ‌ ‌​‌ ‍‌‌ ​​‌‍‌‌​ ‌‌ ​​‌‍​‌‌‍‌ ‌‍‌‌​ ‍ ‌ ​​‌‍​‌‌ ‌​‌‍‍​​ ‌‌‍​‍‌‍ ​‌‍ ‌‍​ ‌‍‍ ‌ ​ ​‍‌‌​ ‌‌‌​​‍‌‌ ‌‍‍ ‌‍‌‌‌ ‍‌​‍‌‌​ ​ ‌​‌​​‍‌‌​ ​ ‌​‌​​‍‌‌​ ​‍​ ​‍‌‍‌‌​ ​‍‌‍‌‌‌‍‌​‌‍‌​​ ‌ ​ ‌‌‌‍‌​​‍ ‌‌‍‌‍​ ​‍​ ‍​​ ​‌​‍ ‌​ ‌​​ ​‌​ ‍​​ ​‌​‍ ‌‌‍​‌​ ‌‌‌‍‌​​ ‌ ​‍ ‌​ ​​​ ‌‌‌‍​‍​ ​ ​ ​‌​ ​​​ ‌‍​ ‍‌​ ‍​​ ‍​​ ​​‌‍​‌​‍‌‌​ ​‍​ ​‍​‍‌‌​ ‌‌‌​‌​​‍ ‍‌‍​ ‌‍ ‌‍ ​‌ ‌‌‌‍ ‌‌‍ ‍‌ ​ ​‍‌‌​ ‌‌‌​​‍‌‌ ‌‍‍ ‌‍‌‌‌ ‍‌​‍‌‌​ ​ ‌​‌​​‍‌‌​ ​ ‌​‌​​‍‌‌​ ​‍​ ​‍​ ‍​‌‍‌​​ ​‍‌‍‌‍‌‍‌‍​ ​‍​ ‍‌​ ​ ​ ​​‌‍​‍​ ‍​​ ‌‌​‍‌‌​ ​‍​ ​‍​‍‌‌​ ‌‌‌​‌​​‍ ‍‌‍‍‌‌ ‌​‌‍‌‌‌‍ ‌‌ ​ ​‍‌‌​ ‌‌‌​​‍​ ‌ ​‍‌‌​ ‌‌‌​‌​​ ‌‍​‍‌‍​‌‌ ​ ‌‍‌‌‌‌‌‌‌ ​‍‌‍ ​​ ‌‌‍‍​‌ ‌​‌ ‌​‌ ​​‌ ​ ​‍‌‌​ ​ ‌​​‌​‍‌‌​ ​‍‌​‌‍​‍‌‌​ ​‍‌​‌‍‌‍​ ‌‍ ‌‌ ​ ​‍ ‍‌‍​ ‌‍‌‌‌ ​‍‌ ‌‍‌‍‌‌‌ ​‍‌‍​‌​‍ ‍‌ ​ ‌‍‌‌​‍‌‍‌‍‍‌‌‍‌​​ ‌‌‍‍‌​ ​‌​ ‍​‌‍ ‍​‍ ‍‌‍​ ​ ​‌​ ‌ ‌‍​‌‌‍‌​​ ‍​​ ‌ ‌‍​‌​‍ ‌​ ‌‍​ ‌‍​ ‌ ​ ‌ ​‍ ‌​ ‌​​ ‍​‌‍​‍‌‍​‌​‍ ‌​ ‍​‌‍‌​​ ‌ ​ ​‍​‍ ‌‌‍‌​​ ‌ ​ ‌‌​ ‌‌​ ​ ‌‍​ ​ ‌‍​ ​‍​ ‍‌​ ‌‍‌‍‌​​ ‌‌​‍ ‍‌‍ ‍‌‍ ​‍‌‍‌ ‌​‌ ‍‌‌ ​​‌‍‌‌​ ‌‌ ​​‌‍​‌‌‍‌ ‌‍‌‌​‍‌‍‌ ​​‌‍​‌‌ ‌​‌‍‍​​ ‌‌‍​‍‌‍ ​‌‍ ‌‍​ ‌‍‍ ‌ ​ ​‍‌‌​ ‌‌‌​​‍‌‌ ‌‍‍ ‌‍‌‌‌ ‍‌​‍‌‌​ ​ ‌​‌​​‍‌‌​ ​ ‌​‌​​‍‌‌​ ​‍​ ​‍‌‍‌‌​ ​‍‌‍‌‌‌‍‌​‌‍‌​​ ‌ ​ ‌‌‌‍‌​​‍ ‌‌‍‌‍​ ​‍​ ‍​​ ​‌​‍ ‌​ ‌​​ ​‌​ ‍​​ ​‌​‍ ‌‌‍​‌​ ‌‌‌‍‌​​ ‌ ​‍ ‌​ ​​​ ‌‌‌‍​‍​ ​ ​ ​‌​ ​​​ ‌‍​ ‍‌​ ‍​​ ‍​​ ​​‌‍​‌​‍‌‌​ ​‍​ ​‍​‍‌‌​ ‌‌‌​‌​​‍ ‍‌‍​ ‌‍ ‌‍ ​‌ ‌‌‌‍ ‌‌‍ ‍‌ ​ ​‍‌‌​ ‌‌‌​​‍‌‌ ‌‍‍ ‌‍‌‌‌ ‍‌​‍‌‌​ ​ ‌​‌​​‍‌‌​ ​ ‌​‌​​‍‌‌​ ​‍​ ​‍​ ‍​‌‍‌​​ ​‍‌‍‌‍‌‍‌‍​ ​‍​ ‍‌​ ​ ​ ​​‌‍​‍​ ‍​​ ‌‌​‍‌‌​ ​‍​ ​‍​‍‌‌​ ‌‌‌​‌​​‍ ‍‌‍‍‌‌ ‌​‌‍‌‌‌‍ ‌‌ ​ ​‍‌‌​ ‌‌‌​​‍​ ‌ ​‍‌‌​ ‌‌‌​‌​​‍‌‍‌ ‌ ‌‍ ‌ ​‍‌‍‍ ‌ ​ ‌ ​​‌‍​‌‌‍​ ‌‍‌‌​ ‌‌ ​​‌ ​‍‌‍ ‌‍‌​‌ ‌‌‌‍​ ‌ ‌​‌‍‍‌‌‍ ‌‍ ‍​‍‌‍‌ ​​‌‍‌‌‌ ​‍‌ ​ ‌ ​​‌‍‌‌‌‍​ ‌ ‌​‌‍‍‌‌ ‌‍‌‍‌‌​ ‌‌ ​​‌ ‌‌‌‍​‍‌‍ ​‌‍‍‌‌ ​ ‌‍‍​‌‍‌‌‌‍‌​​‍​‍‌ ‌
1 ts bakepulver​​​​‌ ‍ ​‍​‍‌‍ ‌ ​‍‌‍‍‌‌‍‌ ‌‍‍‌‌‍ ‍​‍​‍​ ‍‍​‍​‍‌ ​ ‌‍​‌‌‍ ‍‌‍‍‌‌ ‌​‌ ‍‌​‍ ‍‌‍‍‌‌‍ ​‍​‍​‍ ​​‍​‍‌‍‍​‌ ​‍‌‍‌‌‌‍‌‍​‍​‍​ ‍‍​‍​‍‌‍‍​‌ ‌​‌ ‌​‌ ​​‌ ​ ​ ‍‍​‍ ​‍ ‌‍​ ‌‍ ‌‌ ​ ​‍ ‍‌‍​ ‌‍‌‌‌ ​‍‌ ‌‍‌‍‌‌‌ ​‍‌‍​‌​‍ ‍‌ ​ ‌‍‌‌​‍ ‌ ​​‌ ​‍‌‍ ‌‍‌​‌ ‌‌‌‍​ ‌ ‌​‌‍‍‌‌‍ ‌‍ ‍​‍ ‌‍‍‌‌‍ ‍‌ ‌​‌‍‌‌‌‍ ‍‌ ‌​​‍ ‌‍‌‌‌‍‌​‌‍‍‌‌ ‌​​‍ ‌‍ ‌‌‍ ‌‍‌​‌‍‌‌​ ‌‌ ​​‌ ​‍‌‍‌‌‌ ​ ‌‍‌‌‌‍ ‍‌ ‌​‌‍​‌‌ ‌​‌‍‍‌‌‍ ‌‍ ‍​ ‍ ‌‍‍‌‌‍‌​​ ‌‌‍‍‌​ ​‌​ ‍​‌‍ ‍​‍ ‍‌‍​ ​ ​‌​ ‌ ‌‍​‌‌‍‌​​ ‍​​ ‌ ‌‍​‌​‍ ‌​ ‌‍​ ‌‍​ ‌ ​ ‌ ​‍ ‌​ ‌​​ ‍​‌‍​‍‌‍​‌​‍ ‌​ ‍​‌‍‌​​ ‌ ​ ​‍​‍ ‌‌‍‌​​ ‌ ​ ‌‌​ ‌‌​ ​ ‌‍​ ​ ‌‍​ ​‍​ ‍‌​ ‌‍‌‍‌​​ ‌‌​‍ ‍‌‍ ‍‌‍ ​ ‍ ‌ ‌​‌ ‍‌‌ ​​‌‍‌‌​ ‌‌ ​​‌‍​‌‌‍‌ ‌‍‌‌​ ‍ ‌ ​​‌‍​‌‌ ‌​‌‍‍​​ ‌‌‍​‍‌‍ ​‌‍ ‌‍​ ‌‍‍ ‌ ​ ​‍‌‌​ ‌‌‌​​‍‌‌ ‌‍‍ ‌‍‌‌‌ ‍‌​‍‌‌​ ​ ‌​‌​​‍‌‌​ ​ ‌​‌​​‍‌‌​ ​‍​ ​‍‌‍‌‌​ ​‍‌‍‌‌‌‍‌​‌‍‌​​ ‌ ​ ‌‌‌‍‌​​‍ ‌‌‍‌‍​ ​‍​ ‍​​ ​‌​‍ ‌​ ‌​​ ​‌​ ‍​​ ​‌​‍ ‌‌‍​‌​ ‌‌‌‍‌​​ ‌ ​‍ ‌​ ​​​ ‌‌‌‍​‍​ ​ ​ ​‌​ ​​​ ‌‍​ ‍‌​ ‍​​ ‍​​ ​​‌‍​‌​‍‌‌​ ​‍​ ​‍​‍‌‌​ ‌‌‌​‌​​‍ ‍‌‍​ ‌‍ ‌‍ ​‌ ‌‌‌‍ ‌‌‍ ‍‌ ​ ​‍‌‌​ ‌‌‌​​‍‌‌ ‌‍‍ ‌‍‌‌‌ ‍‌​‍‌‌​ ​ ‌​‌​​‍‌‌​ ​ ‌​‌​​‍‌‌​ ​‍​ ​‍​ ‍​‌‍‌​​ ​‍‌‍‌‍‌‍‌‍​ ​‍​ ‍‌​ ​ ​ ​​‌‍​‍​ ‍​​ ‌‌​‍‌‌​ ​‍​ ​‍​‍‌‌​ ‌‌‌​‌​​‍ ‍‌‍‍‌‌ ‌​‌‍‌‌‌‍ ‌‌ ​ ​‍‌‌​ ‌‌‌​​‍​ ‍​​‍‌‌​ ‌‌‌​‌​​ ‌‍​‍‌‍​‌‌ ​ ‌‍‌‌‌‌‌‌‌ ​‍‌‍ ​​ ‌‌‍‍​‌ ‌​‌ ‌​‌ ​​‌ ​ ​‍‌‌​ ​ ‌​​‌​‍‌‌​ ​‍‌​‌‍​‍‌‌​ ​‍‌​‌‍‌‍​ ‌‍ ‌‌ ​ ​‍ ‍‌‍​ ‌‍‌‌‌ ​‍‌ ‌‍‌‍‌‌‌ ​‍‌‍​‌​‍ ‍‌ ​ ‌‍‌‌​‍‌‍‌‍‍‌‌‍‌​​ ‌‌‍‍‌​ ​‌​ ‍​‌‍ ‍​‍ ‍‌‍​ ​ ​‌​ ‌ ‌‍​‌‌‍‌​​ ‍​​ ‌ ‌‍​‌​‍ ‌​ ‌‍​ ‌‍​ ‌ ​ ‌ ​‍ ‌​ ‌​​ ‍​‌‍​‍‌‍​‌​‍ ‌​ ‍​‌‍‌​​ ‌ ​ ​‍​‍ ‌‌‍‌​​ ‌ ​ ‌‌​ ‌‌​ ​ ‌‍​ ​ ‌‍​ ​‍​ ‍‌​ ‌‍‌‍‌​​ ‌‌​‍ ‍‌‍ ‍‌‍ ​‍‌‍‌ ‌​‌ ‍‌‌ ​​‌‍‌‌​ ‌‌ ​​‌‍​‌‌‍‌ ‌‍‌‌​‍‌‍‌ ​​‌‍​‌‌ ‌​‌‍‍​​ ‌‌‍​‍‌‍ ​‌‍ ‌‍​ ‌‍‍ ‌ ​ ​‍‌‌​ ‌‌‌​​‍‌‌ ‌‍‍ ‌‍‌‌‌ ‍‌​‍‌‌​ ​ ‌​‌​​‍‌‌​ ​ ‌​‌​​‍‌‌​ ​‍​ ​‍‌‍‌‌​ ​‍‌‍‌‌‌‍‌​‌‍‌​​ ‌ ​ ‌‌‌‍‌​​‍ ‌‌‍‌‍​ ​‍​ ‍​​ ​‌​‍ ‌​ ‌​​ ​‌​ ‍​​ ​‌​‍ ‌‌‍​‌​ ‌‌‌‍‌​​ ‌ ​‍ ‌​ ​​​ ‌‌‌‍​‍​ ​ ​ ​‌​ ​​​ ‌‍​ ‍‌​ ‍​​ ‍​​ ​​‌‍​‌​‍‌‌​ ​‍​ ​‍​‍‌‌​ ‌‌‌​‌​​‍ ‍‌‍​ ‌‍ ‌‍ ​‌ ‌‌‌‍ ‌‌‍ ‍‌ ​ ​‍‌‌​ ‌‌‌​​‍‌‌ ‌‍‍ ‌‍‌‌‌ ‍‌​‍‌‌​ ​ ‌​‌​​‍‌‌​ ​ ‌​‌​​‍‌‌​ ​‍​ ​‍​ ‍​‌‍‌​​ ​‍‌‍‌‍‌‍‌‍​ ​‍​ ‍‌​ ​ ​ ​​‌‍​‍​ ‍​​ ‌‌​‍‌‌​ ​‍​ ​‍​‍‌‌​ ‌‌‌​‌​​‍ ‍‌‍‍‌‌ ‌​‌‍‌‌‌‍ ‌‌ ​ ​‍‌‌​ ‌‌‌​​‍​ ‍​​‍‌‌​ ‌‌‌​‌​​‍‌‍‌ ‌ ‌‍ ‌ ​‍‌‍‍ ‌ ​ ‌ ​​‌‍​‌‌‍​ ‌‍‌‌​ ‌‌ ​​‌ ​‍‌‍ ‌‍‌​‌ ‌‌‌‍​ ‌ ‌​‌‍‍‌‌‍ ‌‍ ‍​‍‌‍‌ ​​‌‍‌‌‌ ​‍‌ ​ ‌ ​​‌‍‌‌‌‍​ ‌ ‌​‌‍‍‌‌ ‌‍‌‍‌‌​ ‌‌ ​​‌ ‌‌‌‍​‍‌‍ ​‌‍‍‌‌ ​ ‌‍‍​‌‍‌‌‌‍‌​​‍​‍‌ ‌
1 klype vaniljepulver​​​​‌ ‍ ​‍​‍‌‍ ‌ ​‍‌‍‍‌‌‍‌ ‌‍‍‌‌‍ ‍​‍​‍​ ‍‍​‍​‍‌ ​ ‌‍​‌‌‍ ‍‌‍‍‌‌ ‌​‌ ‍‌​‍ ‍‌‍‍‌‌‍ ​‍​‍​‍ ​​‍​‍‌‍‍​‌ ​‍‌‍‌‌‌‍‌‍​‍​‍​ ‍‍​‍​‍‌‍‍​‌ ‌​‌ ‌​‌ ​​‌ ​ ​ ‍‍​‍ ​‍ ‌‍​ ‌‍ ‌‌ ​ ​‍ ‍‌‍​ ‌‍‌‌‌ ​‍‌ ‌‍‌‍‌‌‌ ​‍‌‍​‌​‍ ‍‌ ​ ‌‍‌‌​‍ ‌ ​​‌ ​‍‌‍ ‌‍‌​‌ ‌‌‌‍​ ‌ ‌​‌‍‍‌‌‍ ‌‍ ‍​‍ ‌‍‍‌‌‍ ‍‌ ‌​‌‍‌‌‌‍ ‍‌ ‌​​‍ ‌‍‌‌‌‍‌​‌‍‍‌‌ ‌​​‍ ‌‍ ‌‌‍ ‌‍‌​‌‍‌‌​ ‌‌ ​​‌ ​‍‌‍‌‌‌ ​ ‌‍‌‌‌‍ ‍‌ ‌​‌‍​‌‌ ‌​‌‍‍‌‌‍ ‌‍ ‍​ ‍ ‌‍‍‌‌‍‌​​ ‌‌‍‍‌​ ​‌​ ‍​‌‍ ‍​‍ ‍‌‍​ ​ ​‌​ ‌ ‌‍​‌‌‍‌​​ ‍​​ ‌ ‌‍​‌​‍ ‌​ ‌‍​ ‌‍​ ‌ ​ ‌ ​‍ ‌​ ‌​​ ‍​‌‍​‍‌‍​‌​‍ ‌​ ‍​‌‍‌​​ ‌ ​ ​‍​‍ ‌‌‍‌​​ ‌ ​ ‌‌​ ‌‌​ ​ ‌‍​ ​ ‌‍​ ​‍​ ‍‌​ ‌‍‌‍‌​​ ‌‌​‍ ‍‌‍ ‍‌‍ ​ ‍ ‌ ‌​‌ ‍‌‌ ​​‌‍‌‌​ ‌‌ ​​‌‍​‌‌‍‌ ‌‍‌‌​ ‍ ‌ ​​‌‍​‌‌ ‌​‌‍‍​​ ‌‌‍​‍‌‍ ​‌‍ ‌‍​ ‌‍‍ ‌ ​ ​‍‌‌​ ‌‌‌​​‍‌‌ ‌‍‍ ‌‍‌‌‌ ‍‌​‍‌‌​ ​ ‌​‌​​‍‌‌​ ​ ‌​‌​​‍‌‌​ ​‍​ ​‍‌‍‌‌​ ​‍‌‍‌‌‌‍‌​‌‍‌​​ ‌ ​ ‌‌‌‍‌​​‍ ‌‌‍‌‍​ ​‍​ ‍​​ ​‌​‍ ‌​ ‌​​ ​‌​ ‍​​ ​‌​‍ ‌‌‍​‌​ ‌‌‌‍‌​​ ‌ ​‍ ‌​ ​​​ ‌‌‌‍​‍​ ​ ​ ​‌​ ​​​ ‌‍​ ‍‌​ ‍​​ ‍​​ ​​‌‍​‌​‍‌‌​ ​‍​ ​‍​‍‌‌​ ‌‌‌​‌​​‍ ‍‌‍​ ‌‍ ‌‍ ​‌ ‌‌‌‍ ‌‌‍ ‍‌ ​ ​‍‌‌​ ‌‌‌​​‍‌‌ ‌‍‍ ‌‍‌‌‌ ‍‌​‍‌‌​ ​ ‌​‌​​‍‌‌​ ​ ‌​‌​​‍‌‌​ ​‍​ ​‍​ ‍​‌‍‌​​ ​‍‌‍‌‍‌‍‌‍​ ​‍​ ‍‌​ ​ ​ ​​‌‍​‍​ ‍​​ ‌‌​‍‌‌​ ​‍​ ​‍​‍‌‌​ ‌‌‌​‌​​‍ ‍‌‍‍‌‌ ‌​‌‍‌‌‌‍ ‌‌ ​ ​‍‌‌​ ‌‌‌​​‍​ ‍‌​‍‌‌​ ‌‌‌​‌​​ ‌‍​‍‌‍​‌‌ ​ ‌‍‌‌‌‌‌‌‌ ​‍‌‍ ​​ ‌‌‍‍​‌ ‌​‌ ‌​‌ ​​‌ ​ ​‍‌‌​ ​ ‌​​‌​‍‌‌​ ​‍‌​‌‍​‍‌‌​ ​‍‌​‌‍‌‍​ ‌‍ ‌‌ ​ ​‍ ‍‌‍​ ‌‍‌‌‌ ​‍‌ ‌‍‌‍‌‌‌ ​‍‌‍​‌​‍ ‍‌ ​ ‌‍‌‌​‍‌‍‌‍‍‌‌‍‌​​ ‌‌‍‍‌​ ​‌​ ‍​‌‍ ‍​‍ ‍‌‍​ ​ ​‌​ ‌ ‌‍​‌‌‍‌​​ ‍​​ ‌ ‌‍​‌​‍ ‌​ ‌‍​ ‌‍​ ‌ ​ ‌ ​‍ ‌​ ‌​​ ‍​‌‍​‍‌‍​‌​‍ ‌​ ‍​‌‍‌​​ ‌ ​ ​‍​‍ ‌‌‍‌​​ ‌ ​ ‌‌​ ‌‌​ ​ ‌‍​ ​ ‌‍​ ​‍​ ‍‌​ ‌‍‌‍‌​​ ‌‌​‍ ‍‌‍ ‍‌‍ ​‍‌‍‌ ‌​‌ ‍‌‌ ​​‌‍‌‌​ ‌‌ ​​‌‍​‌‌‍‌ ‌‍‌‌​‍‌‍‌ ​​‌‍​‌‌ ‌​‌‍‍​​ ‌‌‍​‍‌‍ ​‌‍ ‌‍​ ‌‍‍ ‌ ​ ​‍‌‌​ ‌‌‌​​‍‌‌ ‌‍‍ ‌‍‌‌‌ ‍‌​‍‌‌​ ​ ‌​‌​​‍‌‌​ ​ ‌​‌​​‍‌‌​ ​‍​ ​‍‌‍‌‌​ ​‍‌‍‌‌‌‍‌​‌‍‌​​ ‌ ​ ‌‌‌‍‌​​‍ ‌‌‍‌‍​ ​‍​ ‍​​ ​‌​‍ ‌​ ‌​​ ​‌​ ‍​​ ​‌​‍ ‌‌‍​‌​ ‌‌‌‍‌​​ ‌ ​‍ ‌​ ​​​ ‌‌‌‍​‍​ ​ ​ ​‌​ ​​​ ‌‍​ ‍‌​ ‍​​ ‍​​ ​​‌‍​‌​‍‌‌​ ​‍​ ​‍​‍‌‌​ ‌‌‌​‌​​‍ ‍‌‍​ ‌‍ ‌‍ ​‌ ‌‌‌‍ ‌‌‍ ‍‌ ​ ​‍‌‌​ ‌‌‌​​‍‌‌ ‌‍‍ ‌‍‌‌‌ ‍‌​‍‌‌​ ​ ‌​‌​​‍‌‌​ ​ ‌​‌​​‍‌‌​ ​‍​ ​‍​ ‍​‌‍‌​​ ​‍‌‍‌‍‌‍‌‍​ ​‍​ ‍‌​ ​ ​ ​​‌‍​‍​ ‍​​ ‌‌​‍‌‌​ ​‍​ ​‍​‍‌‌​ ‌‌‌​‌​​‍ ‍‌‍‍‌‌ ‌​‌‍‌‌‌‍ ‌‌ ​ ​‍‌‌​ ‌‌‌​​‍​ ‍‌​‍‌‌​ ‌‌‌​‌​​‍‌‍‌ ‌ ‌‍ ‌ ​‍‌‍‍ ‌ ​ ‌ ​​‌‍​‌‌‍​ ‌‍‌‌​ ‌‌ ​​‌ ​‍‌‍ ‌‍‌​‌ ‌‌‌‍​ ‌ ‌​‌‍‍‌‌‍ ‌‍ ‍​‍‌‍‌ ​​‌‍‌‌‌ ​‍‌ ​ ‌ ​​‌‍‌‌‌‍​ ‌ ‌​‌‍‍‌‌ ‌‍‌‍‌‌​ ‌‌ ​​‌ ‌‌‌‍​‍‌‍ ​‌‍‍‌‌ ​ ‌‍‍​‌‍‌‌‌‍‌​​‍​‍‌ ‌
1 ts salt​​​​‌ ‍ ​‍​‍‌‍ ‌ ​‍‌‍‍‌‌‍‌ ‌‍‍‌‌‍ ‍​‍​‍​ ‍‍​‍​‍‌ ​ ‌‍​‌‌‍ ‍‌‍‍‌‌ ‌​‌ ‍‌​‍ ‍‌‍‍‌‌‍ ​‍​‍​‍ ​​‍​‍‌‍‍​‌ ​‍‌‍‌‌‌‍‌‍​‍​‍​ ‍‍​‍​‍‌‍‍​‌ ‌​‌ ‌​‌ ​​‌ ​ ​ ‍‍​‍ ​‍ ‌‍​ ‌‍ ‌‌ ​ ​‍ ‍‌‍​ ‌‍‌‌‌ ​‍‌ ‌‍‌‍‌‌‌ ​‍‌‍​‌​‍ ‍‌ ​ ‌‍‌‌​‍ ‌ ​​‌ ​‍‌‍ ‌‍‌​‌ ‌‌‌‍​ ‌ ‌​‌‍‍‌‌‍ ‌‍ ‍​‍ ‌‍‍‌‌‍ ‍‌ ‌​‌‍‌‌‌‍ ‍‌ ‌​​‍ ‌‍‌‌‌‍‌​‌‍‍‌‌ ‌​​‍ ‌‍ ‌‌‍ ‌‍‌​‌‍‌‌​ ‌‌ ​​‌ ​‍‌‍‌‌‌ ​ ‌‍‌‌‌‍ ‍‌ ‌​‌‍​‌‌ ‌​‌‍‍‌‌‍ ‌‍ ‍​ ‍ ‌‍‍‌‌‍‌​​ ‌‌‍‍‌​ ​‌​ ‍​‌‍ ‍​‍ ‍‌‍​ ​ ​‌​ ‌ ‌‍​‌‌‍‌​​ ‍​​ ‌ ‌‍​‌​‍ ‌​ ‌‍​ ‌‍​ ‌ ​ ‌ ​‍ ‌​ ‌​​ ‍​‌‍​‍‌‍​‌​‍ ‌​ ‍​‌‍‌​​ ‌ ​ ​‍​‍ ‌‌‍‌​​ ‌ ​ ‌‌​ ‌‌​ ​ ‌‍​ ​ ‌‍​ ​‍​ ‍‌​ ‌‍‌‍‌​​ ‌‌​‍ ‍‌‍ ‍‌‍ ​ ‍ ‌ ‌​‌ ‍‌‌ ​​‌‍‌‌​ ‌‌ ​​‌‍​‌‌‍‌ ‌‍‌‌​ ‍ ‌ ​​‌‍​‌‌ ‌​‌‍‍​​ ‌‌‍​‍‌‍ ​‌‍ ‌‍​ ‌‍‍ ‌ ​ ​‍‌‌​ ‌‌‌​​‍‌‌ ‌‍‍ ‌‍‌‌‌ ‍‌​‍‌‌​ ​ ‌​‌​​‍‌‌​ ​ ‌​‌​​‍‌‌​ ​‍​ ​‍‌‍‌‌​ ​‍‌‍‌‌‌‍‌​‌‍‌​​ ‌ ​ ‌‌‌‍‌​​‍ ‌‌‍‌‍​ ​‍​ ‍​​ ​‌​‍ ‌​ ‌​​ ​‌​ ‍​​ ​‌​‍ ‌‌‍​‌​ ‌‌‌‍‌​​ ‌ ​‍ ‌​ ​​​ ‌‌‌‍​‍​ ​ ​ ​‌​ ​​​ ‌‍​ ‍‌​ ‍​​ ‍​​ ​​‌‍​‌​‍‌‌​ ​‍​ ​‍​‍‌‌​ ‌‌‌​‌​​‍ ‍‌‍​ ‌‍ ‌‍ ​‌ ‌‌‌‍ ‌‌‍ ‍‌ ​ ​‍‌‌​ ‌‌‌​​‍‌‌ ‌‍‍ ‌‍‌‌‌ ‍‌​‍‌‌​ ​ ‌​‌​​‍‌‌​ ​ ‌​‌​​‍‌‌​ ​‍​ ​‍​ ‍​‌‍‌​​ ​‍‌‍‌‍‌‍‌‍​ ​‍​ ‍‌​ ​ ​ ​​‌‍​‍​ ‍​​ ‌‌​‍‌‌​ ​‍​ ​‍​‍‌‌​ ‌‌‌​‌​​‍ ‍‌‍‍‌‌ ‌​‌‍‌‌‌‍ ‌‌ ​ ​‍‌‌​ ‌‌‌​​‍​ ​‌​ ​​​‍‌‌​ ‌‌‌​‌​​ ‌‍​‍‌‍​‌‌ ​ ‌‍‌‌‌‌‌‌‌ ​‍‌‍ ​​ ‌‌‍‍​‌ ‌​‌ ‌​‌ ​​‌ ​ ​‍‌‌​ ​ ‌​​‌​‍‌‌​ ​‍‌​‌‍​‍‌‌​ ​‍‌​‌‍‌‍​ ‌‍ ‌‌ ​ ​‍ ‍‌‍​ ‌‍‌‌‌ ​‍‌ ‌‍‌‍‌‌‌ ​‍‌‍​‌​‍ ‍‌ ​ ‌‍‌‌​‍‌‍‌‍‍‌‌‍‌​​ ‌‌‍‍‌​ ​‌​ ‍​‌‍ ‍​‍ ‍‌‍​ ​ ​‌​ ‌ ‌‍​‌‌‍‌​​ ‍​​ ‌ ‌‍​‌​‍ ‌​ ‌‍​ ‌‍​ ‌ ​ ‌ ​‍ ‌​ ‌​​ ‍​‌‍​‍‌‍​‌​‍ ‌​ ‍​‌‍‌​​ ‌ ​ ​‍​‍ ‌‌‍‌​​ ‌ ​ ‌‌​ ‌‌​ ​ ‌‍​ ​ ‌‍​ ​‍​ ‍‌​ ‌‍‌‍‌​​ ‌‌​‍ ‍‌‍ ‍‌‍ ​‍‌‍‌ ‌​‌ ‍‌‌ ​​‌‍‌‌​ ‌‌ ​​‌‍​‌‌‍‌ ‌‍‌‌​‍‌‍‌ ​​‌‍​‌‌ ‌​‌‍‍​​ ‌‌‍​‍‌‍ ​‌‍ ‌‍​ ‌‍‍ ‌ ​ ​‍‌‌​ ‌‌‌​​‍‌‌ ‌‍‍ ‌‍‌‌‌ ‍‌​‍‌‌​ ​ ‌​‌​​‍‌‌​ ​ ‌​‌​​‍‌‌​ ​‍​ ​‍‌‍‌‌​ ​‍‌‍‌‌‌‍‌​‌‍‌​​ ‌ ​ ‌‌‌‍‌​​‍ ‌‌‍‌‍​ ​‍​ ‍​​ ​‌​‍ ‌​ ‌​​ ​‌​ ‍​​ ​‌​‍ ‌‌‍​‌​ ‌‌‌‍‌​​ ‌ ​‍ ‌​ ​​​ ‌‌‌‍​‍​ ​ ​ ​‌​ ​​​ ‌‍​ ‍‌​ ‍​​ ‍​​ ​​‌‍​‌​‍‌‌​ ​‍​ ​‍​‍‌‌​ ‌‌‌​‌​​‍ ‍‌‍​ ‌‍ ‌‍ ​‌ ‌‌‌‍ ‌‌‍ ‍‌ ​ ​‍‌‌​ ‌‌‌​​‍‌‌ ‌‍‍ ‌‍‌‌‌ ‍‌​‍‌‌​ ​ ‌​‌​​‍‌‌​ ​ ‌​‌​​‍‌‌​ ​‍​ ​‍​ ‍​‌‍‌​​ ​‍‌‍‌‍‌‍‌‍​ ​‍​ ‍‌​ ​ ​ ​​‌‍​‍​ ‍​​ ‌‌​‍‌‌​ ​‍​ ​‍​‍‌‌​ ‌‌‌​‌​​‍ ‍‌‍‍‌‌ ‌​‌‍‌‌‌‍ ‌‌ ​ ​‍‌‌​ ‌‌‌​​‍​ ​‌​ ​​​‍‌‌​ ‌‌‌​‌​​‍‌‍‌ ‌ ‌‍ ‌ ​‍‌‍‍ ‌ ​ ‌ ​​‌‍​‌‌‍​ ‌‍‌‌​ ‌‌ ​​‌ ​‍‌‍ ‌‍‌​‌ ‌‌‌‍​ ‌ ‌​‌‍‍‌‌‍ ‌‍ ‍​‍‌‍‌ ​​‌‍‌‌‌ ​‍‌ ​ ‌ ​​‌‍‌‌‌‍​ ‌ ‌​‌‍‍‌‌ ‌‍‌‍‌‌​ ‌‌ ​​‌ ‌‌‌‍​‍‌‍ ​‌‍‍‌‌ ​ ‌‍‍​‌‍‌‌‌‍‌​​‍​‍‌ ‌
1 pk mascarpone​​​​‌ ‍ ​‍​‍‌‍ ‌ ​‍‌‍‍‌‌‍‌ ‌‍‍‌‌‍ ‍​‍​‍​ ‍‍​‍​‍‌ ​ ‌‍​‌‌‍ ‍‌‍‍‌‌ ‌​‌ ‍‌​‍ ‍‌‍‍‌‌‍ ​‍​‍​‍ ​​‍​‍‌‍‍​‌ ​‍‌‍‌‌‌‍‌‍​‍​‍​ ‍‍​‍​‍‌‍‍​‌ ‌​‌ ‌​‌ ​​‌ ​ ​ ‍‍​‍ ​‍ ‌‍​ ‌‍ ‌‌ ​ ​‍ ‍‌‍​ ‌‍‌‌‌ ​‍‌ ‌‍‌‍‌‌‌ ​‍‌‍​‌​‍ ‍‌ ​ ‌‍‌‌​‍ ‌ ​​‌ ​‍‌‍ ‌‍‌​‌ ‌‌‌‍​ ‌ ‌​‌‍‍‌‌‍ ‌‍ ‍​‍ ‌‍‍‌‌‍ ‍‌ ‌​‌‍‌‌‌‍ ‍‌ ‌​​‍ ‌‍‌‌‌‍‌​‌‍‍‌‌ ‌​​‍ ‌‍ ‌‌‍ ‌‍‌​‌‍‌‌​ ‌‌ ​​‌ ​‍‌‍‌‌‌ ​ ‌‍‌‌‌‍ ‍‌ ‌​‌‍​‌‌ ‌​‌‍‍‌‌‍ ‌‍ ‍​ ‍ ‌‍‍‌‌‍‌​​ ‌‌‍‍‌​ ​‌​ ‍​‌‍ ‍​‍ ‍‌‍​ ​ ​‌​ ‌ ‌‍​‌‌‍‌​​ ‍​​ ‌ ‌‍​‌​‍ ‌​ ‌‍​ ‌‍​ ‌ ​ ‌ ​‍ ‌​ ‌​​ ‍​‌‍​‍‌‍​‌​‍ ‌​ ‍​‌‍‌​​ ‌ ​ ​‍​‍ ‌‌‍‌​​ ‌ ​ ‌‌​ ‌‌​ ​ ‌‍​ ​ ‌‍​ ​‍​ ‍‌​ ‌‍‌‍‌​​ ‌‌​‍ ‍‌‍ ‍‌‍ ​ ‍ ‌ ‌​‌ ‍‌‌ ​​‌‍‌‌​ ‌‌ ​​‌‍​‌‌‍‌ ‌‍‌‌​ ‍ ‌ ​​‌‍​‌‌ ‌​‌‍‍​​ ‌‌‍​‍‌‍ ​‌‍ ‌‍​ ‌‍‍ ‌ ​ ​‍‌‌​ ‌‌‌​​‍‌‌ ‌‍‍ ‌‍‌‌‌ ‍‌​‍‌‌​ ​ ‌​‌​​‍‌‌​ ​ ‌​‌​​‍‌‌​ ​‍​ ​‍‌‍‌‌​ ​‍‌‍‌‌‌‍‌​‌‍‌​​ ‌ ​ ‌‌‌‍‌​​‍ ‌‌‍‌‍​ ​‍​ ‍​​ ​‌​‍ ‌​ ‌​​ ​‌​ ‍​​ ​‌​‍ ‌‌‍​‌​ ‌‌‌‍‌​​ ‌ ​‍ ‌​ ​​​ ‌‌‌‍​‍​ ​ ​ ​‌​ ​​​ ‌‍​ ‍‌​ ‍​​ ‍​​ ​​‌‍​‌​‍‌‌​ ​‍​ ​‍​‍‌‌​ ‌‌‌​‌​​‍ ‍‌‍​ ‌‍ ‌‍ ​‌ ‌‌‌‍ ‌‌‍ ‍‌ ​ ​‍‌‌​ ‌‌‌​​‍‌‌ ‌‍‍ ‌‍‌‌‌ ‍‌​‍‌‌​ ​ ‌​‌​​‍‌‌​ ​ ‌​‌​​‍‌‌​ ​‍​ ​‍​ ‍​‌‍‌​​ ​‍‌‍‌‍‌‍‌‍​ ​‍​ ‍‌​ ​ ​ ​​‌‍​‍​ ‍​​ ‌‌​‍‌‌​ ​‍​ ​‍​‍‌‌​ ‌‌‌​‌​​‍ ‍‌‍‍‌‌ ‌​‌‍‌‌‌‍ ‌‌ ​ ​‍‌‌​ ‌‌‌​​‍​ ​‌​ ​‍​‍‌‌​ ‌‌‌​‌​​ ‌‍​‍‌‍​‌‌ ​ ‌‍‌‌‌‌‌‌‌ ​‍‌‍ ​​ ‌‌‍‍​‌ ‌​‌ ‌​‌ ​​‌ ​ ​‍‌‌​ ​ ‌​​‌​‍‌‌​ ​‍‌​‌‍​‍‌‌​ ​‍‌​‌‍‌‍​ ‌‍ ‌‌ ​ ​‍ ‍‌‍​ ‌‍‌‌‌ ​‍‌ ‌‍‌‍‌‌‌ ​‍‌‍​‌​‍ ‍‌ ​ ‌‍‌‌​‍‌‍‌‍‍‌‌‍‌​​ ‌‌‍‍‌​ ​‌​ ‍​‌‍ ‍​‍ ‍‌‍​ ​ ​‌​ ‌ ‌‍​‌‌‍‌​​ ‍​​ ‌ ‌‍​‌​‍ ‌​ ‌‍​ ‌‍​ ‌ ​ ‌ ​‍ ‌​ ‌​​ ‍​‌‍​‍‌‍​‌​‍ ‌​ ‍​‌‍‌​​ ‌ ​ ​‍​‍ ‌‌‍‌​​ ‌ ​ ‌‌​ ‌‌​ ​ ‌‍​ ​ ‌‍​ ​‍​ ‍‌​ ‌‍‌‍‌​​ ‌‌​‍ ‍‌‍ ‍‌‍ ​‍‌‍‌ ‌​‌ ‍‌‌ ​​‌‍‌‌​ ‌‌ ​​‌‍​‌‌‍‌ ‌‍‌‌​‍‌‍‌ ​​‌‍​‌‌ ‌​‌‍‍​​ ‌‌‍​‍‌‍ ​‌‍ ‌‍​ ‌‍‍ ‌ ​ ​‍‌‌​ ‌‌‌​​‍‌‌ ‌‍‍ ‌‍‌‌‌ ‍‌​‍‌‌​ ​ ‌​‌​​‍‌‌​ ​ ‌​‌​​‍‌‌​ ​‍​ ​‍‌‍‌‌​ ​‍‌‍‌‌‌‍‌​‌‍‌​​ ‌ ​ ‌‌‌‍‌​​‍ ‌‌‍‌‍​ ​‍​ ‍​​ ​‌​‍ ‌​ ‌​​ ​‌​ ‍​​ ​‌​‍ ‌‌‍​‌​ ‌‌‌‍‌​​ ‌ ​‍ ‌​ ​​​ ‌‌‌‍​‍​ ​ ​ ​‌​ ​​​ ‌‍​ ‍‌​ ‍​​ ‍​​ ​​‌‍​‌​‍‌‌​ ​‍​ ​‍​‍‌‌​ ‌‌‌​‌​​‍ ‍‌‍​ ‌‍ ‌‍ ​‌ ‌‌‌‍ ‌‌‍ ‍‌ ​ ​‍‌‌​ ‌‌‌​​‍‌‌ ‌‍‍ ‌‍‌‌‌ ‍‌​‍‌‌​ ​ ‌​‌​​‍‌‌​ ​ ‌​‌​​‍‌‌​ ​‍​ ​‍​ ‍​‌‍‌​​ ​‍‌‍‌‍‌‍‌‍​ ​‍​ ‍‌​ ​ ​ ​​‌‍​‍​ ‍​​ ‌‌​‍‌‌​ ​‍​ ​‍​‍‌‌​ ‌‌‌​‌​​‍ ‍‌‍‍‌‌ ‌​‌‍‌‌‌‍ ‌‌ ​ ​‍‌‌​ ‌‌‌​​‍​ ​‌​ ​‍​‍‌‌​ ‌‌‌​‌​​‍‌‍‌ ‌ ‌‍ ‌ ​‍‌‍‍ ‌ ​ ‌ ​​‌‍​‌‌‍​ ‌‍‌‌​ ‌‌ ​​‌ ​‍‌‍ ‌‍‌​‌ ‌‌‌‍​ ‌ ‌​‌‍‍‌‌‍ ‌‍ ‍​‍‌‍‌ ​​‌‍‌‌‌ ​‍‌ ​ ‌ ​​‌‍‌‌‌‍​ ‌ ‌​‌‍‍‌‌ ‌‍‌‍‌‌​ ‌‌ ​​‌ ‌‌‌‍​‍‌‍ ​‌‍‍‌‌ ​ ‌‍‍​‌‍‌‌‌‍‌​​‍​‍‌ ‌
1 sitron​​​​‌ ‍ ​‍​‍‌‍ ‌ ​‍‌‍‍‌‌‍‌ ‌‍‍‌‌‍ ‍​‍​‍​ ‍‍​‍​‍‌ ​ ‌‍​‌‌‍ ‍‌‍‍‌‌ ‌​‌ ‍‌​‍ ‍‌‍‍‌‌‍ ​‍​‍​‍ ​​‍​‍‌‍‍​‌ ​‍‌‍‌‌‌‍‌‍​‍​‍​ ‍‍​‍​‍‌‍‍​‌ ‌​‌ ‌​‌ ​​‌ ​ ​ ‍‍​‍ ​‍ ‌‍​ ‌‍ ‌‌ ​ ​‍ ‍‌‍​ ‌‍‌‌‌ ​‍‌ ‌‍‌‍‌‌‌ ​‍‌‍​‌​‍ ‍‌ ​ ‌‍‌‌​‍ ‌ ​​‌ ​‍‌‍ ‌‍‌​‌ ‌‌‌‍​ ‌ ‌​‌‍‍‌‌‍ ‌‍ ‍​‍ ‌‍‍‌‌‍ ‍‌ ‌​‌‍‌‌‌‍ ‍‌ ‌​​‍ ‌‍‌‌‌‍‌​‌‍‍‌‌ ‌​​‍ ‌‍ ‌‌‍ ‌‍‌​‌‍‌‌​ ‌‌ ​​‌ ​‍‌‍‌‌‌ ​ ‌‍‌‌‌‍ ‍‌ ‌​‌‍​‌‌ ‌​‌‍‍‌‌‍ ‌‍ ‍​ ‍ ‌‍‍‌‌‍‌​​ ‌‌‍‍‌​ ​‌​ ‍​‌‍ ‍​‍ ‍‌‍​ ​ ​‌​ ‌ ‌‍​‌‌‍‌​​ ‍​​ ‌ ‌‍​‌​‍ ‌​ ‌‍​ ‌‍​ ‌ ​ ‌ ​‍ ‌​ ‌​​ ‍​‌‍​‍‌‍​‌​‍ ‌​ ‍​‌‍‌​​ ‌ ​ ​‍​‍ ‌‌‍‌​​ ‌ ​ ‌‌​ ‌‌​ ​ ‌‍​ ​ ‌‍​ ​‍​ ‍‌​ ‌‍‌‍‌​​ ‌‌​‍ ‍‌‍ ‍‌‍ ​ ‍ ‌ ‌​‌ ‍‌‌ ​​‌‍‌‌​ ‌‌ ​​‌‍​‌‌‍‌ ‌‍‌‌​ ‍ ‌ ​​‌‍​‌‌ ‌​‌‍‍​​ ‌‌‍​‍‌‍ ​‌‍ ‌‍​ ‌‍‍ ‌ ​ ​‍‌‌​ ‌‌‌​​‍‌‌ ‌‍‍ ‌‍‌‌‌ ‍‌​‍‌‌​ ​ ‌​‌​​‍‌‌​ ​ ‌​‌​​‍‌‌​ ​‍​ ​‍‌‍‌‌​ ​‍‌‍‌‌‌‍‌​‌‍‌​​ ‌ ​ ‌‌‌‍‌​​‍ ‌‌‍‌‍​ ​‍​ ‍​​ ​‌​‍ ‌​ ‌​​ ​‌​ ‍​​ ​‌​‍ ‌‌‍​‌​ ‌‌‌‍‌​​ ‌ ​‍ ‌​ ​​​ ‌‌‌‍​‍​ ​ ​ ​‌​ ​​​ ‌‍​ ‍‌​ ‍​​ ‍​​ ​​‌‍​‌​‍‌‌​ ​‍​ ​‍​‍‌‌​ ‌‌‌​‌​​‍ ‍‌‍​ ‌‍ ‌‍ ​‌ ‌‌‌‍ ‌‌‍ ‍‌ ​ ​‍‌‌​ ‌‌‌​​‍‌‌ ‌‍‍ ‌‍‌‌‌ ‍‌​‍‌‌​ ​ ‌​‌​​‍‌‌​ ​ ‌​‌​​‍‌‌​ ​‍​ ​‍​ ‍​‌‍‌​​ ​‍‌‍‌‍‌‍‌‍​ ​‍​ ‍‌​ ​ ​ ​​‌‍​‍​ ‍​​ ‌‌​‍‌‌​ ​‍​ ​‍​‍‌‌​ ‌‌‌​‌​​‍ ‍‌‍‍‌‌ ‌​‌‍‌‌‌‍ ‌‌ ​ ​‍‌‌​ ‌‌‌​​‍​ ​‌​ ​ ​‍‌‌​ ‌‌‌​‌​​ ‌‍​‍‌‍​‌‌ ​ ‌‍‌‌‌‌‌‌‌ ​‍‌‍ ​​ ‌‌‍‍​‌ ‌​‌ ‌​‌ ​​‌ ​ ​‍‌‌​ ​ ‌​​‌​‍‌‌​ ​‍‌​‌‍​‍‌‌​ ​‍‌​‌‍‌‍​ ‌‍ ‌‌ ​ ​‍ ‍‌‍​ ‌‍‌‌‌ ​‍‌ ‌‍‌‍‌‌‌ ​‍‌‍​‌​‍ ‍‌ ​ ‌‍‌‌​‍‌‍‌‍‍‌‌‍‌​​ ‌‌‍‍‌​ ​‌​ ‍​‌‍ ‍​‍ ‍‌‍​ ​ ​‌​ ‌ ‌‍​‌‌‍‌​​ ‍​​ ‌ ‌‍​‌​‍ ‌​ ‌‍​ ‌‍​ ‌ ​ ‌ ​‍ ‌​ ‌​​ ‍​‌‍​‍‌‍​‌​‍ ‌​ ‍​‌‍‌​​ ‌ ​ ​‍​‍ ‌‌‍‌​​ ‌ ​ ‌‌​ ‌‌​ ​ ‌‍​ ​ ‌‍​ ​‍​ ‍‌​ ‌‍‌‍‌​​ ‌‌​‍ ‍‌‍ ‍‌‍ ​‍‌‍‌ ‌​‌ ‍‌‌ ​​‌‍‌‌​ ‌‌ ​​‌‍​‌‌‍‌ ‌‍‌‌​‍‌‍‌ ​​‌‍​‌‌ ‌​‌‍‍​​ ‌‌‍​‍‌‍ ​‌‍ ‌‍​ ‌‍‍ ‌ ​ ​‍‌‌​ ‌‌‌​​‍‌‌ ‌‍‍ ‌‍‌‌‌ ‍‌​‍‌‌​ ​ ‌​‌​​‍‌‌​ ​ ‌​‌​​‍‌‌​ ​‍​ ​‍‌‍‌‌​ ​‍‌‍‌‌‌‍‌​‌‍‌​​ ‌ ​ ‌‌‌‍‌​​‍ ‌‌‍‌‍​ ​‍​ ‍​​ ​‌​‍ ‌​ ‌​​ ​‌​ ‍​​ ​‌​‍ ‌‌‍​‌​ ‌‌‌‍‌​​ ‌ ​‍ ‌​ ​​​ ‌‌‌‍​‍​ ​ ​ ​‌​ ​​​ ‌‍​ ‍‌​ ‍​​ ‍​​ ​​‌‍​‌​‍‌‌​ ​‍​ ​‍​‍‌‌​ ‌‌‌​‌​​‍ ‍‌‍​ ‌‍ ‌‍ ​‌ ‌‌‌‍ ‌‌‍ ‍‌ ​ ​‍‌‌​ ‌‌‌​​‍‌‌ ‌‍‍ ‌‍‌‌‌ ‍‌​‍‌‌​ ​ ‌​‌​​‍‌‌​ ​ ‌​‌​​‍‌‌​ ​‍​ ​‍​ ‍​‌‍‌​​ ​‍‌‍‌‍‌‍‌‍​ ​‍​ ‍‌​ ​ ​ ​​‌‍​‍​ ‍​​ ‌‌​‍‌‌​ ​‍​ ​‍​‍‌‌​ ‌‌‌​‌​​‍ ‍‌‍‍‌‌ ‌​‌‍‌‌‌‍ ‌‌ ​ ​‍‌‌​ ‌‌‌​​‍​ ​‌​ ​ ​‍‌‌​ ‌‌‌​‌​​‍‌‍‌ ‌ ‌‍ ‌ ​‍‌‍‍ ‌ ​ ‌ ​​‌‍​‌‌‍​ ‌‍‌‌​ ‌‌ ​​‌ ​‍‌‍ ‌‍‌​‌ ‌‌‌‍​ ‌ ‌​‌‍‍‌‌‍ ‌‍ ‍​‍‌‍‌ ​​‌‍‌‌‌ ​‍‌ ​ ‌ ​​‌‍‌‌‌‍​ ‌ ‌​‌‍‍‌‌ ‌‍‌‍‌‌​ ‌‌ ​​‌ ‌‌‌‍​‍‌‍ ​‌‍‍‌‌ ​ ‌‍‍​‌‍‌‌‌‍‌​​‍​‍‌ ‌
Fremgangsmåte
1. Mos bananene og visp smør og sukker luftig. Tilsett et egg av gangen og visp luftig. Til slutt kan du ha i banan og
vaniljepulver.
2. Sikt ned hvetemel, bakepulver og salt.
3. Del den siste bananen på midten og hell røren i en smurt form og topp med den delte bananen. Sett inn i ovnen i 45
minutter på 200 grader.
4. La kaken avkjøles, i mens kan du blande mascarponen med zesten fra sitronen og noen dråper saft. Bre på kremen på
skiver av bananbrødet og topp med bringebær.
Kitchenaid Kitchenaid